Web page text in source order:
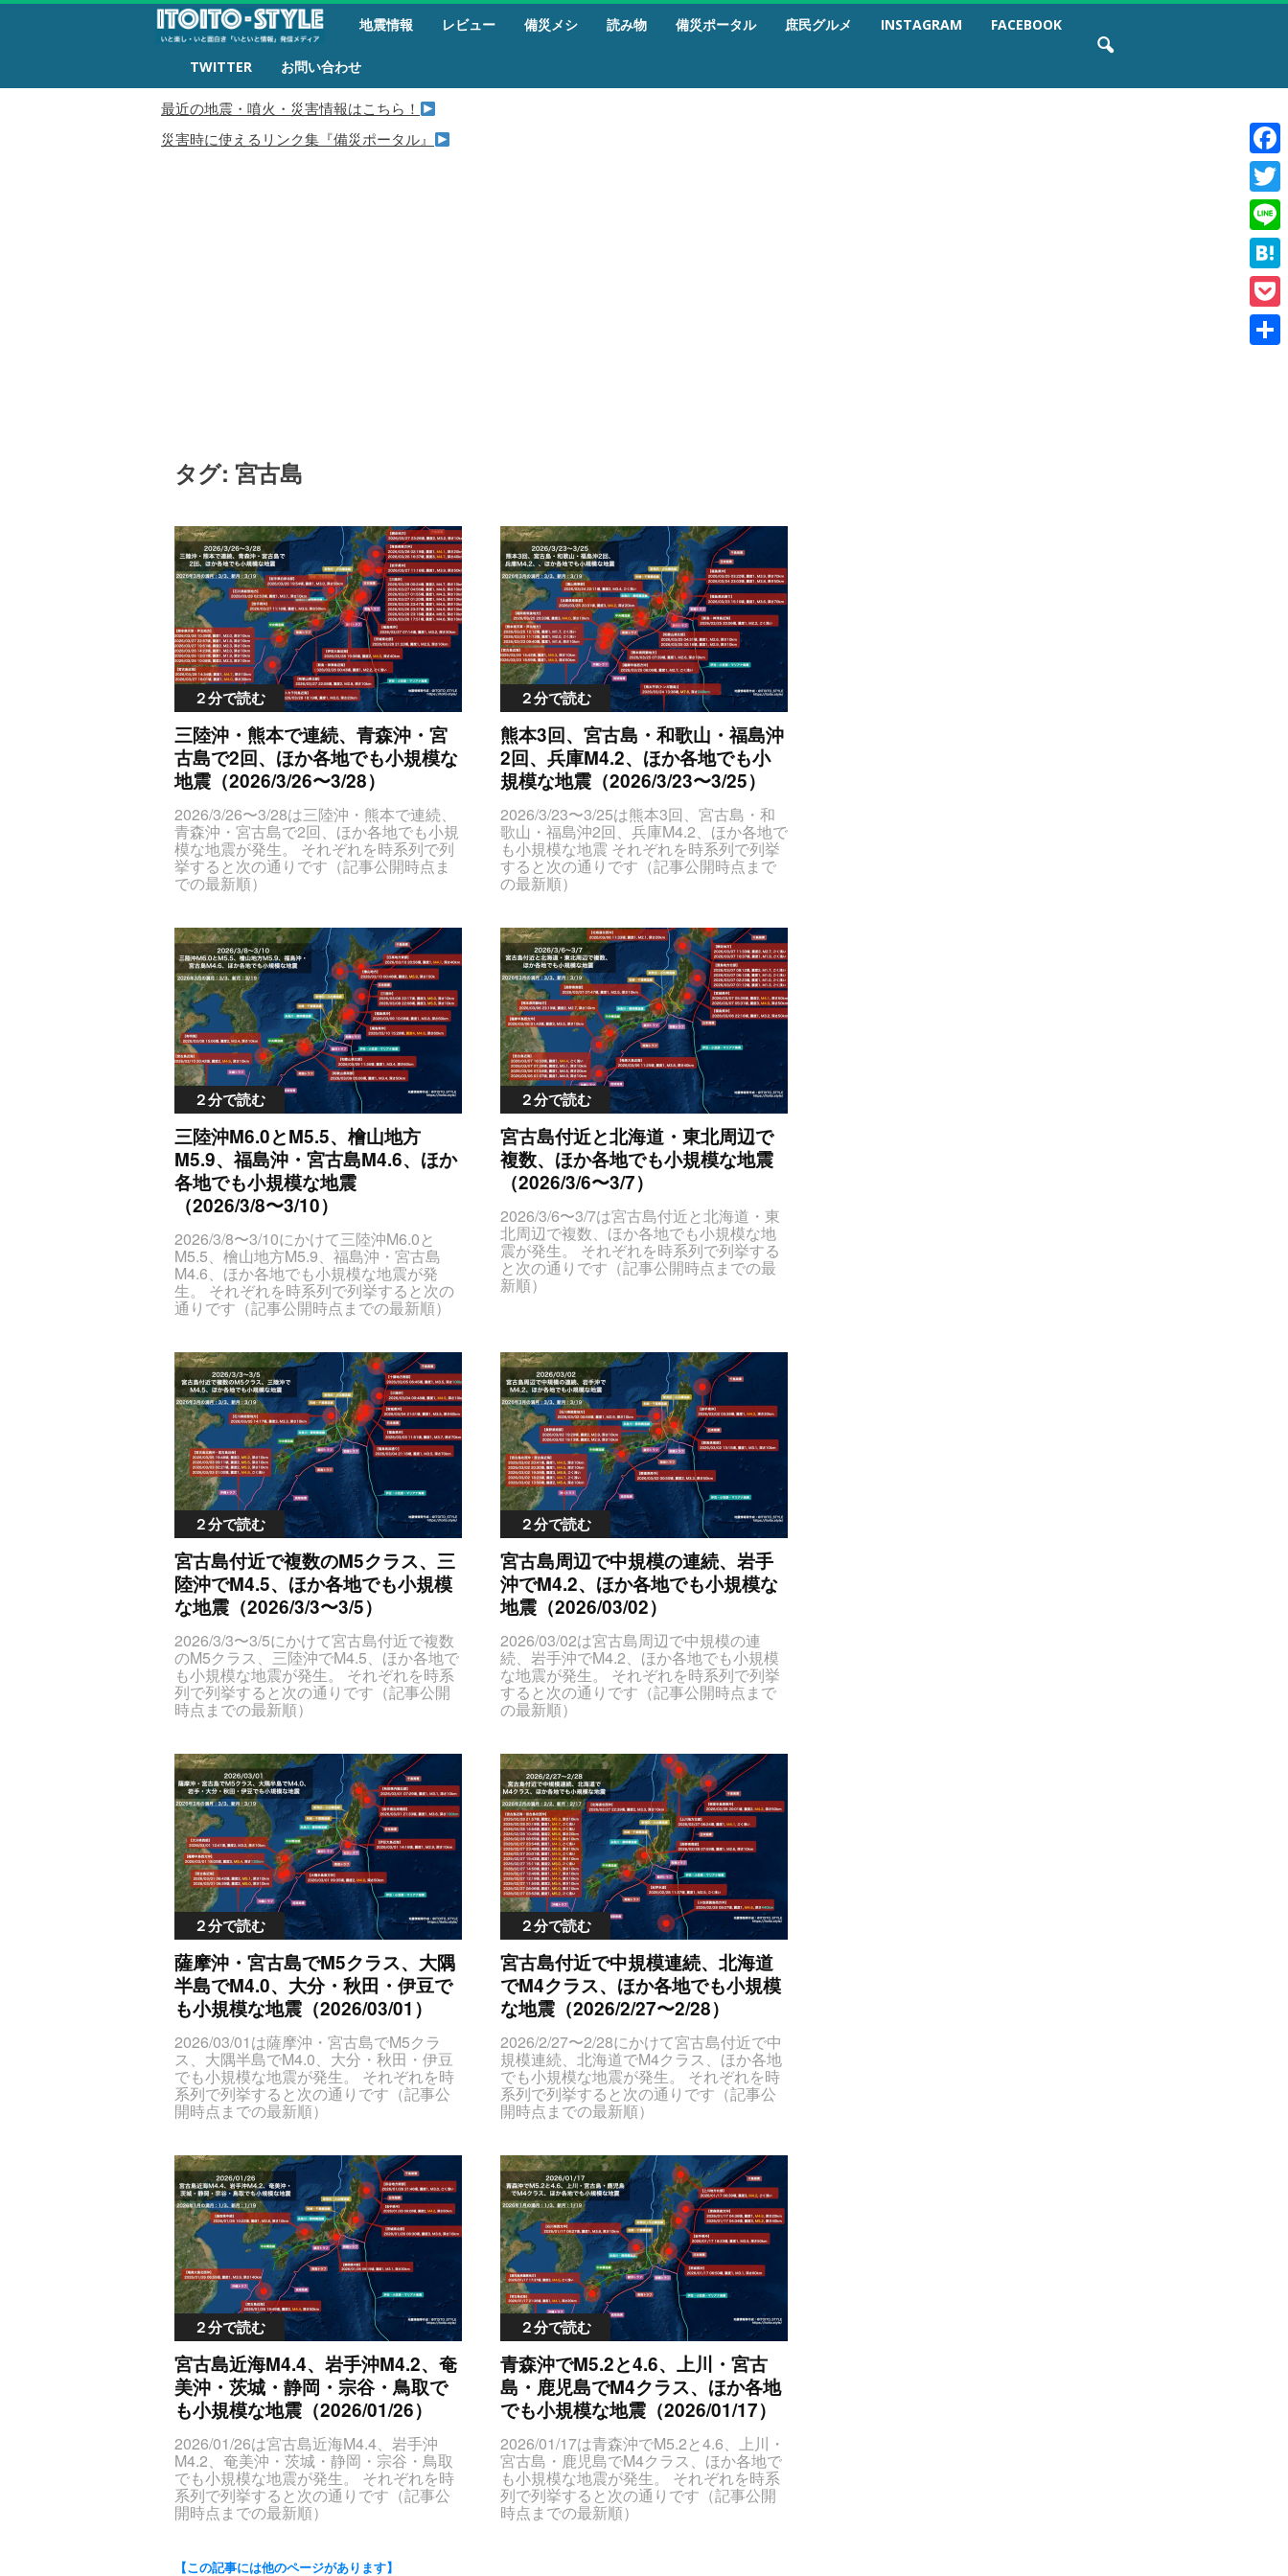
活
地震情報 レビュー 備災メシ 読み物 備災ポータル 庶民グルメ INSTAGRAM FACEBOOK
TWITTER お問い合わせ
最近の地震・噴火・災害情報はこちら！
災害時に使えるリンク集『備災ポータル』
タグ: 宮古島
２分で読む
三陸沖・熊本で連続、青森沖・宮
古島で2回、ほか各地でも小規模な
地震（2026/3/26〜3/28）
2026/3/26〜3/28は三陸沖・熊本で連続、青森沖・宮古島で2回、ほか各地でも小規模な地震が発生。 それぞれを時系列で列挙すると次の通りです（記事公開時点までの最新順）JTNDc3R5bGUlM0V0YWJsZS50YWJsZS1lcWRhdGFzJTIwdGglN0J0ZXh0LWFsaWduJTNBY2VudGVyJTNCJTdELmNlbnRlclBvaW50JTdCdGV4dC1hbGlnbiUzQWxlZnQlM0IlN0QlM0MlMkZzdHlsZSUzRSUzQ3RhYmxlJTIwY2xhc3MlM0QlMjJ0YWJsZSUyMHRhYmxlLWVxZGF0YXMlMjIlMjBzdHlsZSUzRCUyMnRleHQtYWxpZ24lM0FjZW50ZXIlM0IlMjIlM0UlM0N0aGVhZCUzRSUzQ3RyJTIwc3R5bGUlM0QlMjJiYWNrZ3JvdW5kLWNvbG9yJTNBJTIzZGRkJTNCJTIyJTNFJTNDdGglM0UlRTclOTklQkElRTclOTQlOUYlRTYlOTclQTUlRTYlOTklODIlM0MlMkZ0aCUzRSUzQ3RoJTNFJUU5JTlDJTg3JUU2JUJBJTkwJTNDJTJGdGglM0UlM0N0aCUzRSVFOSU5QyU4NyVFNSVCQSVBNiUzQyUyRnRoJTNFJTNDdGglM0UlRTglQTYlOEYlRTYlQTglQTElM0MlMkZ0aCUzRSUzQ3RoJTNFJUU2JUI3JUIxJUUzJTgxJTk1JTNDJTJGdGglM0UlM0N0aCUzRSVFNSU4QyU5NyVFNyVCNyVBRiUyQyUyMCVFNiU5RCVCMSVFNyVCNSU4QyUzQyUyRnRoJTNFJTNDJTJGdHIlM0UlM0MlMkZ0aGVhZCUzRSUzQ3Rib2R5JTNFJTBBJTNDdHIlM0UlM0N0ZCUyMGNsYXNzJTNEJTIyZGF0ZVRpbWVPY2N1cnJlbmNlJTIyJTNFMjAyNiUyRjAzJTJGMjglMjAyMSUzQTMzJUU5JUEwJTgzJTNDJTJGdGQlM0UlM0N0ZCUyMGNsYXNzJTNEJTIyY2VudGVyUG9pbnQlMjIlM0UlRTglOEMlQTglRTUlOUYlOEUlRTclOUMlOEMlRTUlOEMlOTclRTklODMlQTglM0MlMkZ0ZCUzRSUzQ3RkJTIwY2xhc3MlM0QlMjJtYXhTZWlzbWljSW50ZW5zaXR5JTIyJTNFMSUzQyUyRnRkJTNFJTNDdGQlMjBjbGFzcyUzRCUyMm1hZ25pdHVkZSUyMiUzRU0yLjUlM0MlMkZ0ZCUzRSUzQ3RkJTIwY2xhc3MlM0QlMjJkZXB0aCUyMiUzRSVFNyVCNCU4NDEwa20lM0MlMkZ0ZCUzRSUzQ3RkJTIwY2xhc3MlM0QlMjJsYXRMb25nJTIyJTNFMzYuNiUyQyUyMDE0MC42JTNDJTJGdGQlM0UlM0MlMkZ0ciUzRSUwQSUzQ3RyJTNFJTNDdGQlMjBjbGFzcyUzRCUyMmRhdGVUaW1lT2NjdXJyZW5jZSUyMiUzRTIwMjYlMkYwMyUyRjI4JTIwMTklM0EzNiVFOSVBMCU4MyUzQyUyRnRkJTNFJTNDdGQlMjBjbGFzcyUzRCUyMmNlbnRlclBvaW50JTIyJTNFJUU0JUJDJThBJUU4JUIxJTg2JUU1JUE0JUE3JUU1JUIzJUI2JUU4JUJGJTkxJUU2JUI1JUI3JTNDJTJGdGQlM0UlM0N0ZCUyMGNsYXNzJTNEJTIybWF4U2Vpc21pY0ludGVuc2l0eSUyMiUzRTIlM0MlMkZ0ZCUzRSUzQ3RkJTIwY2xhc3MlM0QlMjJtYWduaXR1ZGUlMjIlM0UlM0NzcGFuJTIwc3R5bGUlM0QlMjJjb2xvciUzQSUyM2ZmNzgwMCUzQiUyMiUzRU00LjAlM0MlMkZzcGFuJTNFJTNDJTJGdGQlM0UlM0N0ZCUyMGNsYXNzJTNEJTIyZGVwdGglMjIlM0UlRTclQjQlODQ0MGttJTNDJTJGdGQlM0UlM0N0ZCUyMGNsYXNzJTNEJTIybGF0TG9uZyUyMiUzRTM1LjAlMkMlMjAxMzkuNiUzQyUyRnRkJTNFJTNDJTJGdHIlM0UlMEElM0N0ciUzRSUzQ3RkJTIwY2xhc3MlM0QlMjJkYXRlVGltZU9jY3VycmVuY2UlMjIlM0UyMDI2JTJGMDMlMkYyOCUyMDE4JTNBMTklRTklQTAlODMlM0MlMkZ0ZCUzRSUzQ3RkJTIwY2xhc3MlM0QlMjJjZW50ZXJQb2ludCUyMiUzRSVFMyU4MyU4OCVFMyU4MiVBQiVFMyU4MyVBOSVFNSU4OCU5NyVFNSVCMyVCNiVFOCVCRiU5MSVFNiVCNSVCNyUzQyUyRnRkJTNFJTNDdGQlMjBjbGFzcyUzRCUyMm1heFNlaXNtaWNJbnRlbnNpdHklMjIlM0UxJTNDJTJGdGQlM0UlM0N0ZCUyMGNsYXNzJTNEJTIybWFnbml0dWRlJTIyJTNFTTMuMCUzQyUyRnRkJTNFJTNDdGQlMjBjbGFzcyUzRCUyMmRlcHRoJTIyJTNFJUU3JUI0JTg0MjBrbSUzQyUyRnRkJTNFJTNDdGQlMjBjbGFzcyUzRCUyMmxhdExvbmclMjIlM0UyOS4zJTJDJTIwMTI5LjUlM0MlMkZ0ZCUzRSUzQyUyRnRyJTNFJTBBJTNDdHIlM0UlM0N0ZCUyMGNsYXNzJTNEJTIyZGF0ZVRpbWVPY2N1cnJlbmNlJTIyJTNFMjAyNiUyRjAzJTJGMjglMjAxNCUzQTM0JUU5JUEwJTgzJTNDJTJGdGQlM0UlM0N0ZCUyMGNsYXNzJTNEJTIyY2VudGVyUG9pbnQlMjIlM0UlRTUlQUUlQUUlRTUlOEYlQTQlRTUlQjMlQjYlRTglQkYlOTElRTYlQjUlQjclM0MlMkZ0ZCUzRSUzQ3RkJTIwY2xhc3MlM0QlMjJtYXhTZWlzbWljSW50ZW5zaXR5JTIyJTNFMSUzQyUyRnRkJTNFJTNDdGQlMjBjbGFzcyUzRCUyMm1hZ25pdHVkZSUyMiUzRSUzQ3NwYW4lMjBzdHlsZSUzRCUyMmNvbG9yJTNBJTIzZmY3ODAwJTNCJTIyJTNFTTQuNyUzQyUyRnNwYW4lM0UlM0MlMkZ0ZCUzRSUzQ3RkJTIwY2xhc3MlM0QlMjJkZXB0aCUyMiUzRSVFNyVCNCU4NDEwa20lM0MlMkZ0ZCUzRSUzQ3RkJTIwY2xhc3MlM0QlMjJsYXRMb25nJTIyJTNFMjUuMyUyQyUyMDEyNS4yJTNDJTJGdGQlM0UlM0MlMkZ0ciUzRSUwQSUzQ3RyJTNFJTNDdGQlMjBjbGFzcyUzRCUyMmRhdGVUaW1lT2NjdXJyZW5jZSUyMiUzRTIwMjYlMkYwMyUyRjI4JTIwMTAlM0EzNSVFOSVBMCU4MyUzQyUyRnRkJTNFJTNDdGQlMjBjbGFzcyUzRCUyMmNlbnRlclBvaW50JTIyJTNFJUU3JTg2JThBJUU2JTlDJUFDJUU3JTlDJThDJUU1JUE0JUE5JUU4JThEJTg5JUUzJTgzJUJCJUU4JThBJUE2JUU1JThDJTk3JUU1JTlDJUIwJUU2JTk2JUI5JTNDJTJGdGQlM0UlM0N0ZCUyMGNsYXNzJTNEJTIybWF4U2Vpc21pY0ludGVuc2l0eSUyMiUzRTElM0MlMkZ0ZCUzRSUzQ3RkJTIwY2xhc3MlM0QlMjJtYWduaXR1ZGUlMjIlM0VNMi4wJTNDJTJGdGQlM0UlM0N0ZCUyMGNsYXNzJTNEJTIyZGVwdGglMjIlM0UlRTclQjQlODQxMGttJTNDJTJGdGQlM0UlM0N0ZCUyMGNsYXNzJTNEJTIybGF0TG9uZyUyMiUzRTMyLjIlMkMlMjAxMzAuNCUzQyUyRnRkJTNFJTNDJTJGdHIlM0UlMEElM0N0ciUzRSUzQ3RkJTIwY2xhc3MlM0QlMjJkYXRlVGltZU9jY3VycmVuY2UlMjIlM0UyMDI2JTJGMDMlMkYyOCUyMDAyJTNBNTMlRTklQTAlODMlM0MlMkZ0ZCUzRSUzQ3RkJTIwY2xhc3MlM0QlMjJjZW50ZXJQb2ludCUyMiUzRSVFNyU5RiVCMyVFNSVCNyU5RCVFNyU5QyU4QyVFOCU4MyVCRCVFNyU5OSVCQiVFNSU5QyVCMCVFNiU5NiVCOSUzQyUyRnRkJTNFJTNDdGQlMjBjbGFzcyUzRCUyMm1heFNlaXNtaWNJbnRlbnNpdHklMjIlM0UxJTNDJTJGdGQlM0UlM0N0ZCUyMGNsYXNzJTNEJTIybWFnbml0dWRlJTIyJTNFTTMuMSUzQyUyRnRkJTNFJTNDdGQlMjBjbGFzcyUzRCUyMmRlcHRoJTIyJTNFJUU3JUI0JTg0MTBrbSUzQyUyRnRkJTNFJTNDdGQlMjBjbGFzcyUzRCUyMmxhdExvbmclMjIlM0UzNy41JTJDJTIwMTM3LjIlM0MlMkZ0ZCUzRSUzQyUyRnRyJTNFJTBBJTNDdHIlM0UlM0N0ZCUyMGNsYXNzJTNEJTIyZGF0ZVRpbWVPY2N1cnJlbmNlJTIyJTNFMjAyNiUyRjAzJTJGMjglMjAwMiUzQTE5JUU5JUEwJTgzJTNDJTJGdGQlM0UlM0N0ZCUyMGNsYXNzJTNEJTIyY2VudGVyUG9pbnQlMjIlM0UlRTklOUQlOTIlRTYlQTMlQUUlRTclOUMlOEMlRTYlOUQlQjElRTYlOTYlQjklRTYlQjIlOTYlM0MlMkZ0ZCUzRSUzQ3RkJTIwY2xhc3MlM0QlMjJtYXhTZWlzbWljSW50ZW5zaXR5JTIyJTNFMSUzQyUyRnRkJTNFJTNDdGQlMjBjbGFzcyUzRCUyMm1hZ25pdHVkZSUyMiUzRSUzQ3NwYW4lMjBzdHlsZSUzRCUyMmNvbG9yJTNBJTIzZmY3ODAwJTNCJTIyJTNFTTQuMSUzQyUyRnNwYW4lM0UlM0MlMkZ0ZCUzRSUzQ3RkJTIwY2xhc3MlM0QlMjJkZXB0aCUyMiUzRSVFNyVCNCU4NDIwa20lM0MlMkZ0ZCUzRSUzQ3RkJTIwY2xhc3MlM0QlMjJsYXRMb25nJTIyJTNFNDEuMCUyQyUyMDE0Mi44JTNDJTJGdGQlM0UlM0MlMkZ0ciUzRSUwQSUzQ3RyJTNFJTNDdGQlMjBjbGFzcyUzRCUyMmRhdGVUaW1lT2NjdXJyZW5jZSUyMiUzRTIwMjYlMkYwMyUyRjI4JTIwMDAlM0E0MCVFOSVBMCU4MyUzQyUyRnRkJTNFJTNDdGQlMjBjbGFzcyUzRCUyMmNlbnRlclBvaW50JTIyJTNFJUU3JUE2JThGJUU1JUIzJUI2JUU3JTlDJThDJUU0JUJDJTlBJUU2JUI0JUE1JTNDJTJGdGQlM0UlM0N0ZCUyMGNsYXNzJTNEJTIybWF4U2Vpc21pY0ludGVuc2l0eSUyMiUzRTElM0MlMkZ0ZCUzRSUzQ3RkJTIwY2xhc3MlM0QlMjJtYWduaXR1ZGUlMjIlM0VNMi4yJTNDJTJGdGQlM0UlM0N0ZCUyMGNsYXNzJTNEJTIyZGVwdGglMjIlM0UlRTMlODElOTQlRTMlODElOEYlRTYlQjUlODUlRTMlODElODQlM0MlMkZ0ZCUzRSUzQ3RkJTIwY2xhc3MlM0QlMjJsYXRMb25nJTIyJTNFMzcuMSUyQyUyMDEzOS4zJTNDJTJGdGQlM0UlM0MlMkZ0ciUzRSUwQSUzQ3RyJTNFJTNDdGQlMjBjbGFzcyUzRCUyMmRhdGVUaW1lT2NjdXJyZW5jZSUyMiUzRTIwMjYlMkYwMyUyRjI4JTIwMDAlM0EyNCVFOSVBMCU4MyUzQyUyRnRkJTNFJTNDdGQlMjBjbGFzcyUzRCUyMmNlbnRlclBvaW50JTIyJTNFJUU0JUI4JTg5JUU5JTk5JUI4JUU2JUIyJTk2JTNDJTJGdGQlM0UlM0N0ZCUyMGNsYXNzJTNEJTIybWF4U2Vpc21pY0ludGVuc2l0eSUyMiUzRTIlM0MlMkZ0ZCUzRSUzQ3RkJTIwY2xhc3MlM0QlMjJtYWduaXR1ZGUlMjIlM0UlM0NzcGFuJTIwc3R5bGUlM0QlMjJjb2xvciUzQSUyM2ZmNzgwMCUzQiUyMiUzRU00LjclM0MlMkZzcGFuJTNFJTNDJTJGdGQlM0UlM0N0ZCUyMGNsYXNzJTNEJTIyZGVwdGglMjIlM0UlRTclQjQlODQxMGttJTNDJTJGdGQlM0UlM0N0ZCUyMGNsYXNzJTNEJTIybGF0TG9uZyUyMiUzRTM5LjQlMkMlMjAxNDMuMiUzQyUyRnRkJTNFJTNDJTJGdHIlM0UlMEElM0N0ciUzRSUzQ3RkJTIwY2xhc3MlM0QlMjJkYXRlVGltZU9jY3VycmVuY2UlMjIlM0UyMDI2JTJGMDMlMkYyNyUyMDIzJTNBMjYlRTklQTAlODMlM0MlMkZ0ZCUzRSUzQ3RkJTIwY2xhc3MlM0QlMjJjZW50ZXJQb2ludCUyMiUzRSVFNyVCNiVCMiVFOCVCNSVCMCVFNSU5QyVCMCVFNiU5NiVCOSUzQyUyRnRkJTNFJTNDdGQlMjBjbGFzcyUzRCUyMm1heFNlaXNtaWNJbnRlbnNpdHklMjIlM0UyJTNDJTJGdGQlM0UlM0N0ZCUyMGNsYXNzJTNEJTIybWFnbml0dWRlJTIyJTNFTTMuMiUzQyUyRnRkJTNFJTNDdGQlMjBjbGFzcyUzRCUyMmRlcHRoJTIyJTNFJUU3JUI0JTg0MTBrbSUzQyUyRnRkJTNFJTNDdGQlMjBjbGFzcyUzRCUyMmxhdExvbmclMjIlM0U0NC4wJTJDJTIwMTQ1LjAlM0MlMkZ0ZCUzRSUzQyUyRnRyJTNFJTBBJTNDdHIlM0UlM0N0ZCUyMGNsYXNzJTNEJTIyZGF0ZVRpbWVPY2N1cnJlbmNlJTIyJTNFMjAyNiUyRjAzJTJGMjclMjAyMiUzQTU3JUU5JUEwJTgzJTNDJTJGdGQlM0UlM0N0ZCUyMGNsYXNzJTNEJTIyY2VudGVyUG9pbnQlMjIlM0UlRTclODYlOEElRTYlOUMlQUMlRTclOUMlOEMlRTUlQTQlQTklRTglOEQlODklRTMlODMlQkIlRTglOEElQTYlRTUlOEMlOTclRTUlOUMlQjAlRTYlOTYlQjklM0MlMkZ0ZCUzRSUzQ3RkJTIwY2xhc3MlM0QlMjJtYXhTZWlzbWljSW50ZW5zaXR5JTIyJTNFMSUzQyUyRnRkJTNFJTNDdGQlMjBjbGFzcyUzRCUyMm1hZ25pdHVkZSUyMiUzRU0xLjglM0MlMkZ0ZCUzRSUzQ3RkJTIwY2xhc3MlM0QlMjJkZXB0aCUyMiUzRSVFNyVCNCU4NDEwa20lM0MlMkZ0ZCUzRSUzQ3RkJTIwY2xhc3MlM0QlMjJsYXRMb25nJTIyJTNFMzIuMiUyQyUyMDEzMC40JTNDJTJGdGQlM0UlM0MlMkZ0ciUzRSUwQSUzQ3RyJTNFJTNDdGQlMjBjbGFzcyUzRCUyMmRhdGVUaW1lT2NjdXJyZW5jZSUyMiUzRTIwMjYlMkYwMyUyRjI3JTIwMjIlM0EwOCVFOSVBMCU4MyUzQyUyRnRkJTNFJTNDdGQlMjBjbGFzcyUzRCUyMmNlbnRlclBvaW50JTIyJTNFJUU1JTkyJThDJUU2JUFEJThDJUU1JUIxJUIxJUU3JTlDJThDJUU1JThDJTk3JUU5JTgzJUE4JTNDJTJGdGQlM0UlM0N0ZCUyMGNsYXNzJTNEJTIybWF4U2Vpc21pY0ludGVuc2l0eSUyMiUzRTIlM0MlMkZ0ZCUzRSUzQ3RkJTIwY2xhc3MlM0QlMjJtYWduaXR1ZGUlMjIlM0VNMi44JTNDJTJGdGQlM0UlM0N0ZCUyMGNsYXNzJTNEJTIyZGVwdGglMjIlM0UlRTclQjQlODQxMGttJTNDJTJGdGQlM0UlM0N0ZCUyMGNsYXNzJTNEJTIybGF0TG9uZyUyMiUzRTM0LjElMkMlMjAxMzUuMyUzQyUyRnRkJTNFJTNDJTJGdHIlM0UlMEElM0N0ciUzRSUzQ3RkJTIwY2xhc3MlM0QlMjJkYXRlVGltZU9jY3VycmVuY2UlMjIlM0UyMDI2JTJGMDMlMkYyNyUyMDE5JTNBNTElRTklQTAlODMlM0MlMkZ0ZCUzRSUzQ3RkJTIwY2xhc3MlM0QlMjJjZW50ZXJQb2ludCUyMiUzRSVFNyU4NiU4QSVFNiU5QyVBQyVFNyU5QyU4QyVFNSVBNCVBOSVFOCU4RCU4OSVFMyU4MyVCQiVFOCU4QSVBNiVFNSU4QyU5NyVFNSU5QyVCMCVFNiU5NiVCOSUzQyUyRnRkJTNFJTNDdGQlMjBjbGFzcyUzRCUyMm1heFNlaXNtaWNJbnRlbnNpdHklMjIlM0UyJTNDJTJGdGQlM0UlM0N0ZCUyMGNsYXNzJTNEJTIybWFnbml0dWRlJTIyJTNFTTIuMyUzQyUyRnRkJTNFJTNDdGQlMjBjbGFzcyUzRCUyMmRlcHRoJTIyJTNFJUU3JUI0JTg0MTBrbSUzQyUyRnRkJTNFJTNDdGQlMjBjbGFzcyUzRCUyMmxhdExvbmclMjIlM0UzMi4zJTJDJTIwMTMwLjQlM0MlMkZ0ZCUzRSUzQyUyRnRyJTNFJTBBJTNDdHIlM0UlM0N0ZCUyMGNsYXNzJTNEJTIyZGF0ZVRpbWVPY2N1cnJlbmNlJTIyJTNFMjAyNiUyRjAzJTJGMjclMjAxNiUzQTAxJUU5JUEwJTgzJTNDJTJGdGQlM0UlM0N0ZCUyMGNsYXNzJTNEJTIyY2VudGVyUG9pbnQlMjIlM0UlRTUlQUUlQUUlRTUlOEYlQTQlRTUlQjMlQjYlRTglQkYlOTElRTYlQjUlQjclM0MlMkZ0ZCUzRSUzQ3RkJTIwY2xhc3MlM0QlMjJtYXhTZWlzbWljSW50ZW5zaXR5JTIyJTNFMSUzQyUyRnRkJTNFJTNDdGQlMjBjbGFzcyUzRCUyMm1hZ25pdHVkZSUyMiUzRSUzQ3NwYW4lMjBzdHlsZSUzRCUyMmNvbG9yJTNBJTIzZmY3ODAwJTNCJTIyJTNFTTQuMCUzQyUyRnNwYW4lM0UlM0MlMkZ0ZCUzRSUzQ3RkJTIwY2xhc3MlM0QlMjJkZXB0aCUyMiUzRSVFNyVCNCU4NDMwa20lM0MlMkZ0ZCUzRSUzQ3RkJTIwY2xhc3MlM0QlMjJsYXRMb25nJTIyJTNFMjQuMyUyQyUyMDEyNS4yJTNDJTJGdGQlM0UlM0MlMkZ0ciUzRSUwQSUzQ3RyJTNFJTNDdGQlMjBjbGFzcyUzRCUyMmRhdGVUaW1lT2NjdXJyZW5jZSUyMiUzRTIwMjYlMkYwMyUyRjI3JTIwMTElM0ExNiVFOSVBMCU4MyUzQyUyRnRkJTNFJTNDdGQlMjBjbGFzcyUzRCUyMmNlbnRlclBvaW50JTIyJTNFJUU1JUIyJUE5JUU2JTg5JThCJUU3JTlDJThDJUU2JUIyJTk2JTNDJTJGdGQlM0UlM0N0ZCUyMGNsYXNzJTNEJTIybWF4U2Vpc21pY0ludGVuc2l0eSUyMiUzRTElM0MlMkZ0ZCUzRSUzQ3RkJTIwY2xhc3MlM0QlMjJtYWduaXR1ZGUlMjIlM0VNMy45JTNDJTJGdGQlM0UlM0N0ZCUyMGNsYXNzJTNEJTIyZGVwdGglMjIlM0UlRTclQjQlODQ1MGttJTNDJTJGdGQlM0UlM0N0ZCUyMGNsYXNzJTNEJTIybGF0TG9uZyUyMiUzRTM5LjMlMkMlMjAxNDIuMSUzQyUyRnRkJTNFJTNDJTJGdHIlM0UlMEElM0N0ciUzRSUzQ3RkJTIwY2xhc3MlM0QlMjJkYXRlVGltZU9jY3VycmVuY2UlMjIlM0UyMDI2JTJGMDMlMkYyNyUyMDA3JTNBMTQlRTklQTAlODMlM0MlMkZ0ZCUzRSUz
２分で読む
熊本3回、宮古島・和歌山・福島沖
2回、兵庫M4.2、ほか各地でも小
規模な地震（2026/3/23〜3/25）
2026/3/23〜3/25は熊本3回、宮古島・和歌山・福島沖2回、兵庫M4.2、ほか各地でも小規模な地震 それぞれを時系列で列挙すると次の通りです（記事公開時点までの最新順）JTNDc3R5bGUlM0V0YWJsZS50YWJsZS1lcWRhdGFzJTIwdGglN0J0ZXh0LWFsaWduJTNBY2VudGVyJTNCJTdELmNlbnRlclBvaW50JTdCdGV4dC1hbGlnbiUzQWxlZnQlM0IlN0QlM0MlMkZzdHlsZSUzRSUzQ3RhYmxlJTIwY2xhc3MlM0QlMjJ0YWJsZSUyMHRhYmxlLWVxZGF0YXMlMjIlMjBzdHlsZSUzRCUyMnRleHQtYWxpZ24lM0FjZW50ZXIlM0IlMjIlM0UlM0N0aGVhZCUzRSUzQ3RyJTIwc3R5bGUlM0QlMjJiYWNrZ3JvdW5kLWNvbG9yJTNBJTIzZGRkJTNCJTIyJTNFJTNDdGglM0UlRTclOTklQkElRTclOTQlOUYlRTYlOTclQTUlRTYlOTklODIlM0MlMkZ0aCUzRSUzQ3RoJTNFJUU5JTlDJTg3JUU2JUJBJTkwJTNDJTJGdGglM0UlM0N0aCUzRSVFOSU5QyU4NyVFNSVCQSVBNiUzQyUyRnRoJTNFJTNDdGglM0UlRTglQTYlOEYlRTYlQTglQTElM0MlMkZ0aCUzRSUzQ3RoJTNFJUU2JUI3JUIxJUUzJTgxJTk1JTNDJTJGdGglM0UlM0N0aCUzRSVFNSU4QyU5NyVFNyVCNyVBRiUyQyUyMCVFNiU5RCVCMSVFNyVCNSU4QyUzQyUyRnRoJTNFJTNDJTJGdHIlM0UlM0MlMkZ0aGVhZCUzRSUzQ3Rib2R5JTNFJTBBJTNDdHIlM0UlM0N0ZCUyMGNsYXNzJTNEJTIyZGF0ZVRpbWVPY2N1cnJlbmNlJTIyJTNFMjAyNiUyRjAzJTJGMjUlMjAyMCUzQTMzJUU5JUEwJTgzJTNDJTJGdGQlM0UlM0N0ZCUyMGNsYXNzJTNEJTIyY2VudGVyUG9pbnQlMjIlM0UlRTclQTYlOEYlRTUlQjIlQTElRTclOUMlOEMlRTclQUQlOTElRTUlQkUlOEMlRTUlOUMlQjAlRTYlOTYlQjklM0MlMkZ0ZCUzRSUzQ3RkJTIwY2xhc3MlM0QlMjJtYXhTZWlzbWljSW50ZW5zaXR5JTIyJTNFMyUzQyUyRnRkJTNFJTNDdGQlMjBjbGFzcyUzRCUyMm1hZ25pdHVkZSUyMiUzRSUzQ3NwYW4lMjBzdHlsZSUzRCUyMmNvbG9yJTNBJTIzZmY3ODAwJTNCJTIyJTNFTTQuMCUzQyUyRnNwYW4lM0UlM0MlMkZ0ZCUzRSUzQ3RkJTIwY2xhc3MlM0QlMjJkZXB0aCUyMiUzRSVFNyVCNCU4NDEwa20lM0MlMkZ0ZCUzRSUzQ3RkJTIwY2xhc3MlM0QlMjJsYXRMb25nJTIyJTNFMzMuMSUyQyUyMDEzMC41JTNDJTJGdGQlM0UlM0MlMkZ0ciUzRSUwQSUzQ3RyJTNFJTNDdGQlMjBjbGFzcyUzRCUyMmRhdGVUaW1lT2NjdXJyZW5jZSUyMiUzRTIwMjYlMkYwMyUyRjI1JTIwMjAlM0EzMSVFOSVBMCU4MyUzQyUyRnRkJTNFJTNDdGQlMjBjbGFzcyUzRCUyMmNlbnRlclBvaW50JTIyJTNFJUU1JTg1JUI1JUU1JUJBJUFCJUU3JTlDJThDJUU1JThEJTk3JUU2JTlEJUIxJUU5JTgzJUE4JTNDJTJGdGQlM0UlM0N0ZCUyMGNsYXNzJTNEJTIybWF4U2Vpc21pY0ludGVuc2l0eSUyMiUzRTMlM0MlMkZ0ZCUzRSUzQ3RkJTIwY2xhc3MlM0QlMjJtYWduaXR1ZGUlMjIlM0UlM0NzcGFuJTIwc3R5bGUlM0QlMjJjb2xvciUzQSUyM2ZmNzgwMCUzQiUyMiUzRU00LjIlM0MlMkZzcGFuJTNFJTNDJTJGdGQlM0UlM0N0ZCUyMGNsYXNzJTNEJTIyZGVwdGglMjIlM0UlRTclQjQlODQyMGttJTNDJTJGdGQlM0UlM0N0ZCUyMGNsYXNzJTNEJTIybGF0TG9uZyUyMiUzRTM0LjklMkMlMjAxMzUuMCUzQyUyRnRkJTNFJTNDJTJGdHIlM0UlMEElM0N0ciUzRSUzQ3RkJTIwY2xhc3MlM0QlMjJkYXRlVGltZU9jY3VycmVuY2UlMjIlM0UyMDI2JTJGMDMlMkYyNSUyMDIwJTNBMDYlRTklQTAlODMlM0MlMkZ0ZCUzRSUzQ3RkJTIwY2xhc3MlM0QlMjJjZW50ZXJQb2ludCUyMiUzRSVFNiU5NiVCMCVFNSVCMyVCNiVFMyU4MyVCQiVFNyVBNSU5RSVFNiVCNCVBNSVFNSVCMyVCNiVFOCVCRiU5MSVFNiVCNSVCNyUzQyUyRnRkJTNFJTNDdGQlMjBjbGFzcyUzRCUyMm1heFNlaXNtaWNJbnRlbnNpdHklMjIlM0UxJTNDJTJGdGQlM0UlM0N0ZCUyMGNsYXNzJTNEJTIybWFnbml0dWRlJTIyJTNFTTIuMiUzQyUyRnRkJTNFJTNDdGQlMjBjbGFzcyUzRCUyMmRlcHRoJTIyJTNFJUUzJTgxJTk0JUUzJTgxJThGJUU2JUI1JTg1JUUzJTgxJTg0JTNDJTJGdGQlM0UlM0N0ZCUyMGNsYXNzJTNEJTIybGF0TG9uZyUyMiUzRTM0LjQlMkMlMjAxMzkuMyUzQyUyRnRkJTNFJTNDJTJGdHIlM0UlMEElM0N0ciUzRSUzQ3RkJTIwY2xhc3MlM0QlMjJkYXRlVGltZU9jY3VycmVuY2UlMjIlM0UyMDI2JTJGMDMlMkYyNSUyMDE1JTNBNDIlRTklQTAlODMlM0MlMkZ0ZCUzRSUzQ3RkJTIwY2xhc3MlM0QlMjJjZW50ZXJQb2ludCUyMiUzRSVFNSVBRSVBRSVFNSU4RiVBNCVFNSVCMyVCNiVFOCVCRiU5MSVFNiVCNSVCNyUzQyUyRnRkJTNFJTNDdGQlMjBjbGFzcyUzRCUyMm1heFNlaXNtaWNJbnRlbnNpdHklMjIlM0UxJTNDJTJGdGQlM0UlM0N0ZCUyMGNsYXNzJTNEJTIybWFnbml0dWRlJTIyJTNFJTNDc3BhbiUyMHN0eWxlJTNEJTIyY29sb3IlM0ElMjNmZjc4MDAlM0IlMjIlM0VNNC4zJTNDJTJGc3BhbiUzRSUzQyUyRnRkJTNFJTNDdGQlMjBjbGFzcyUzRCUyMmRlcHRoJTIyJTNFJUU3JUI0JTg0MTBrbSUzQyUyRnRkJTNFJTNDdGQlMjBjbGFzcyUzRCUyMmxhdExvbmclMjIlM0UyNS4yJTJDJTIwMTI1LjIlM0MlMkZ0ZCUzRSUzQyUyRnRyJTNFJTBBJTNDdHIlM0UlM0N0ZCUyMGNsYXNzJTNEJTIyZGF0ZVRpbWVPY2N1cnJlbmNlJTIyJTNFMjAyNiUyRjAzJTJGMjUlMjAxMiUzQTEyJUU5JUEwJTgzJTNDJTJGdGQlM0UlM0N0ZCUyMGNsYXNzJTNEJTIyY2VudGVyUG9pbnQlMjIlM0UlRTclODYlOEElRTYlOUMlQUMlRTclOUMlOEMlRTUlQTQlQTklRTglOEQlODklRTMlODMlQkIlRTglOEElQTYlRTUlOEMlOTclRTUlOUMlQjAlRTYlOTYlQjklM0MlMkZ0ZCUzRSUzQ3RkJTIwY2xhc3MlM0QlMjJtYXhTZWlzbWljSW50ZW5zaXR5JTIyJTNFMSUzQyUyRnRkJTNFJTNDdGQlMjBjbGFzcyUzRCUyMm1hZ25pdHVkZSUyMiUzRU0xLjclM0MlMkZ0ZCUzRSUzQ3RkJTIwY2xhc3MlM0QlMjJkZXB0aCUyMiUzRSVFMyU4MSU5NCVFMyU4MSU4RiVFNiVCNSU4NSVFMyU4MSU4NCUzQyUyRnRkJTNFJTNDdGQlMjBjbGFzcyUzRCUyMmxhdExvbmclMjIlM0UzMi4zJTJDJTIwMTMwLjQlM0MlMkZ0ZCUzRSUzQyUyRnRyJTNFJTBBJTNDdHIlM0UlM0N0ZCUyMGNsYXNzJTNEJTIyZGF0ZVRpbWVPY2N1cnJlbmNlJTIyJTNFMjAyNiUyRjAzJTJGMjUlMjAwNyUzQTM5JUU5JUEwJTgzJTNDJTJGdGQlM0UlM0N0ZCUyMGNsYXNzJTNEJTIyY2VudGVyUG9pbnQlMjIlM0UlRTclODYlOEElRTYlOUMlQUMlRTclOUMlOEMlRTklOTglQkYlRTglOTglODclRTUlOUMlQjAlRTYlOTYlQjklM0MlMkZ0ZCUzRSUzQ3RkJTIwY2xhc3MlM0QlMjJtYXhTZWlzbWljSW50ZW5zaXR5JTIyJTNFMSUzQyUyRnRkJTNFJTNDdGQlMjBjbGFzcyUzRCUyMm1hZ25pdHVkZSUyMiUzRU0yLjYlM0MlMkZ0ZCUzRSUzQ3RkJTIwY2xhc3MlM0QlMjJkZXB0aCUyMiUzRSVFNyVCNCU4NDEwa20lM0MlMkZ0ZCUzRSUzQ3RkJTIwY2xhc3MlM0QlMjJsYXRMb25nJTIyJTNFMzMuMCUyQyUyMDEzMS4wJTNDJTJGdGQlM0UlM0MlMkZ0ciUzRSUwQSUzQ3RyJTNFJTNDdGQlMjBjbGFzcyUzRCUyMmRhdGVUaW1lT2NjdXJyZW5jZSUyMiUzRTIwMjYlMkYwMyUyRjI1JTIwMDYlM0EwNiVFOSVBMCU4MyUzQyUyRnRkJTNFJTNDdGQlMjBjbGFzcyUzRCUyMmNlbnRlclBvaW50JTIyJTNFJUU4JTk2JUE5JUU2JTkxJUE5JUU1JThEJThBJUU1JUIzJUI2JUU4JUE1JUJGJUU2JTk2JUI5JUU2JUIyJTk2JTNDJTJGdGQlM0UlM0N0ZCUyMGNsYXNzJTNEJTIybWF4U2Vpc21pY0ludGVuc2l0eSUyMiUzRTElM0MlMkZ0ZCUzRSUzQ3RkJTIwY2xhc3MlM0QlMjJtYWduaXR1ZGUlMjIlM0VNMi43JTNDJTJGdGQlM0UlM0N0ZCUyMGNsYXNzJTNEJTIyZGVwdGglMjIlM0UlRTMlODElOTQlRTMlODElOEYlRTYlQjUlODUlRTMlODElODQlM0MlMkZ0ZCUzRSUzQ3RkJTIwY2xhc3MlM0QlMjJsYXRMb25nJTIyJTNFMzEuNSUyQyUyMDEzMC4xJTNDJTJGdGQlM0UlM0MlMkZ0ciUzRSUwQSUzQ3RyJTNFJTNDdGQlMjBjbGFzcyUzRCUyMmRhdGVUaW1lT2NjdXJyZW5jZSUyMiUzRTIwMjYlMkYwMyUyRjI1JTIwMDQlM0EzMSVFOSVBMCU4MyUzQyUyRnRkJTNFJTNDdGQlMjBjbGFzcyUzRCUyMmNlbnRlclBvaW50JTIyJTNFJUU1JTkyJThDJUU2JUFEJThDJUU1JUIxJUIxJUU3JTlDJThDJUU1JThDJTk3JUU5JTgzJUE4JTNDJTJGdGQlM0UlM0N0ZCUyMGNsYXNzJTNEJTIybWF4U2Vpc21pY0ludGVuc2l0eSUyMiUzRTElM0MlMkZ0ZCUzRSUzQ3RkJTIwY2xhc3MlM0QlMjJtYWduaXR1ZGUlMjIlM0VNMi42JTNDJTJGdGQlM0UlM0N0ZCUyMGNsYXNzJTNEJTIyZGVwdGglMjIlM0UlRTclQjQlODQxMGttJTNDJTJGdGQlM0UlM0N0ZCUyMGNsYXNzJTNEJTIybGF0TG9uZyUyMiUzRTM0LjIlMkMlMjAxMzUuMiUzQyUyRnRkJTNFJTNDJTJGdHIlM0UlMEElM0N0ciUzRSUzQ3RkJTIwY2xhc3MlM0QlMjJkYXRlVGltZU9jY3VycmVuY2UlMjIlM0UyMDI2JTJGMDMlMkYyNSUyMDAzJTNBMjIlRTklQTAlODMlM0MlMkZ0ZCUzRSUzQ3RkJTIwY2xhc3MlM0QlMjJjZW50ZXJQb2ludCUyMiUzRSVFNyVBNiU4RiVFNSVCMyVCNiVFNyU5QyU4QyVFNiVCMiU5NiUzQyUyRnRkJTNFJTNDdGQlMjBjbGFzcyUzRCUyMm1heFNlaXNtaWNJbnRlbnNpdHklMjIlM0UxJTNDJTJGdGQlM0UlM0N0ZCUyMGNsYXNzJTNEJTIybWFnbml0dWRlJTIyJTNFTTMuOSUzQyUyRnRkJTNFJTNDdGQlMjBjbGFzcyUzRCUyMmRlcHRoJTIyJTNFJTNDc3BhbiUyMHN0eWxlJTNEJTIyY29sb3IlM0ElMjMwMGYlM0IlMjIlM0UlRTclQjQlODQ3MGttJTNDJTJGc3BhbiUzRSUzQyUyRnRkJTNFJTNDdGQlMjBjbGFzcyUzRCUyMmxhdExvbmclMjIlM0UzNy4wJTJDJTIwMTQxLjYlM0MlMkZ0ZCUzRSUzQyUyRnRyJTNFJTBBJTNDdHIlM0UlM0N0ZCUyMGNsYXNzJTNEJTIyZGF0ZVRpbWVPY2N1cnJlbmNlJTIyJTNFMjAyNiUyRjAzJTJGMjUlMjAwMiUzQTE2JUU5JUEwJTgzJTNDJTJGdGQlM0UlM0N0ZCUyMGNsYXNzJTNEJTIyY2VudGVyUG9pbnQlMjIlM0UlRTUlOTIlOEMlRTYlQUQlOEMlRTUlQjElQjElRTclOUMlOEMlRTUlOEMlOTclRTklODMlQTglM0MlMkZ0ZCUzRSUzQ3RkJTIwY2xhc3MlM0QlMjJtYXhTZWlzbWljSW50ZW5zaXR5JTIyJTNFMSUzQyUyRnRkJTNFJTNDdGQlMjBjbGFzcyUzRCUyMm1hZ25pdHVkZSUyMiUzRU0yLjklM0MlMkZ0ZCUzRSUzQ3RkJTIwY2xhc3MlM0QlMjJkZXB0aCUyMiUzRSVFNyVCNCU4NDEwa20lM0MlMkZ0ZCUzRSUzQ3RkJTIwY2xhc3MlM0QlMjJsYXRMb25nJTIyJTNFMzMuOSUyQyUyMDEzNS4yJTNDJTJGdGQlM0UlM0MlMkZ0ciUzRSUwQSUzQ3RyJTNFJTNDdGQlMjBjbGFzcyUzRCUyMmRhdGVUaW1lT2NjdXJyZW5jZSUyMiUzRTIwMjYlMkYwMyUyRjI0JTIwMjMlM0EwMyVFOSVBMCU4MyUzQyUyRnRkJTNFJTNDdGQlMjBjbGFzcyUzRCUyMmNlbnRlclBvaW50JTIyJTNFJUU3JUE2JThGJUU1JUIzJUI2JUU3JTlDJThDJUU2JUIyJTk2JTNDJTJGdGQlM0UlM0N0ZCUyMGNsYXNzJTNEJTIybWF4U2Vpc21pY0ludGVuc2l0eSUyMiUzRTElM0MlMkZ0ZCUzRSUzQ3RkJTIwY2xhc3MlM0QlMjJtYWduaXR1ZGUlMjIlM0VNMy44JTNDJTJGdGQlM0UlM0N0ZCUyMGNsYXNzJTNEJTIyZGVwdGglMjIlM0UlRTclQjQlODQ1MGttJTNDJTJGdGQlM0UlM0N0ZCUyMGNsYXNzJTNEJTIybGF0TG9uZyUyMiUzRTM3LjIlMkMlMjAxNDEuNCUzQyUyRnRkJTNFJTNDJTJGdHIlM0UlMEElM0N0ciUzRSUzQ3RkJTIwY2xhc3MlM0QlMjJkYXRlVGltZU9jY3VycmVuY2UlMjIlM0UyMDI2JTJGMDMlMkYyNCUyMDIyJTNBMTElRTklQTAlODMlM0MlMkZ0ZCUzRSUzQ3RkJTIwY2xhc3MlM0QlMjJjZW50ZXJQb2ludCUyMiUzRSVFNSVBRiU4QyVFNSVCMSVCMSVFNyU5QyU4QyVFNiU5RCVCMSVFOSU4MyVBOCUzQyUyRnRkJTNFJTNDdGQlMjBjbGFzcyUzRCUyMm1heFNlaXNtaWNJbnRlbnNpdHklMjIlM0UyJTNDJTJGdGQlM0UlM0N0ZCUyMGNsYXNzJTNEJTIybWFnbml0dWRlJTIyJTNFTTMuNCUzQyUyRnRkJTNFJTNDdGQlMjBjbGFzcyUzRCUyMmRlcHRoJTIyJTNFJUUzJTgxJTk0JUUzJTgxJThGJUU2JUI1JTg1JUUzJTgxJTg0JTNDJTJGdGQlM0UlM0N0ZCUyMGNsYXNzJTNEJTIybGF0TG9uZyUyMiUzRTM2LjQlMkMlMjAxMzcuNiUzQyUyRnRkJTNFJTNDJTJGdHIlM0UlMEElM0N0ciUzRSUzQ3RkJTIwY2xhc3MlM0QlMjJkYXRlVGltZU9jY3VycmVuY2UlMjIlM0UyMDI2JTJGMDMlMkYyNCUyMDEzJTNBMzglRTklQTAlODMlM0MlMkZ0ZCUzRSUzQ3RkJTIwY2xhc3MlM0QlMjJjZW50ZXJQb2ludCUyMiUzRSVFNSU4RCU5NyVFNSVBNCVBQSVFNSVCOSVCMyVFNiVCNCU4QiUyOCVFMyU4MyU4OCVFMyU4MyVCMyVFMyU4MiVBQyVFOCVBQiVCOCVFNSVCMyVCNiUyOSUzQyUyRnRkJTNFJTNDdGQlMjBjbGFzcyUzRCUyMm1heFNlaXNtaWNJbnRlbnNpdHklMjIlM0UtLSUzQyUyRnRkJTNFJTNDdGQlMjBjbGFzcyUzRCUyMm1hZ25pdHVkZSUyMiUzRSUzQ3NwYW4lMjBzdHlsZSUzRCUyMmNvbG9yJTNBJTIzZjAwJTNCJTIyJTNFTTcuNiUzQyUyRnNwYW4lM0UlM0MlMkZ0ZCUzRSUzQ3RkJTIwY2xhc3MlM0QlMjJkZXB0aCUyMiUzRSUzQ3NwYW4lMjBzdHlsZSUzRCUyMmNvbG9yJTNBJTIzZjAwJTNCJTIyJTNFJUU3JUI0JTg0MjQwa20lM0MlMkZzcGFuJTNFJTNDJTJGdGQlM0UlM0N0ZCUyMGNsYXNzJTNEJTIybGF0TG9uZyUyMiUzRS0xOC45JTJDJTIwLTE3NS4wJTNDJTJGdGQlM0UlM0MlMkZ0ciUzRSUwQSUzQ3RyJTNFJTNDdGQlMjBjbGFzcyUzRCUyMmRhdGVUaW1lT2NjdXJyZW5jZSUyMiUzRTIwMjYlMkYwMyUyRjIzJTIwMTglM0E1OSVFOSVBMCU4MyUzQyUyRnRkJTNFJTNDdGQlMjBjbGFzcyUzRCUyMmNlbnRlclBvaW50JTIyJTNFJUU1JUFFJUFFJUU1JThGJUE0JUU1JUIzJUI2JUU4JUJGJTkxJUU2JUI1JUI3JTNDJTJGdGQlM0UlM0N0ZCUyMGNsYXNzJTNEJTIybWF4U2Vpc21pY0ludGVuc2l0eSUyMiUzRTElM0MlMkZ0ZCUzRSUzQ3RkJTIwY2xhc3MlM0QlMjJtYWduaXR1ZGUlMjIlM0UlM0NzcGFuJTIwc3R5bGUlM0QlMjJjb2xvciUzQSUyM2ZmNzgwMCUzQiUyMiUzRU00LjMlM0MlMkZzcGFuJTNFJTNDJTJGdGQlM0UlM0N0ZCUyMGNsYXNzJTNEJTIyZGVwdGglMjIlM0UlRTclQjQlODQ1MGttJTNDJTJGdGQlM0UlM0N0ZCUyMGNsYXNzJTNEJTIybGF0TG9uZyUyMiUzRTI0LjMlMkMlMjAxMjUuMyUzQyUyRnRkJTNFJTNDJTJGdHIlM0UlMEElM0N0ciUzRSUzQ3RkJTIwY2xhc3MlM0QlMjJkYXRlVGltZU9jY3VycmVuY2UlMjIlM0UyMDI2JTJGMDMlMkYyMyUyMDE1JTNBMTAlRTklQTAlODMlM0MlMkZ0ZCUzRSUzQ3RkJTIwY2xhc3MlM0QlMjJjZW50ZXJQb2ludCUyMiUzRSVFNyVBNiU4RiVFNSVCMyVCNiVFNyU5QyU4QyVFNiVCNSU5QyVFOSU4MCU5QSVFMyU4MiU4QSUzQyUyRnRkJTNFJTNDdGQlMjBjbGFzcyUzRCUyMm1heFNlaXNtaWNJbnRlbnNpdHklMjIlM0UxJTNDJTJGdGQlM0UlM0N0ZCUyMGNsYXNzJTNEJTIybWFnbml0dWRlJTIyJTNFTTMuNiUzQyUyRnRkJTNFJTNDdGQlMjBjbGFzcyU
２分で読む
三陸沖M6.0とM5.5、檜山地方
M5.9、福島沖・宮古島M4.6、ほか
各地でも小規模な地震
（2026/3/8〜3/10）
2026/3/8〜3/10にかけて三陸沖M6.0と
M5.5、檜山地方M5.9、福島沖・宮古島
M4.6、ほか各地でも小規模な地震が発
生。 それぞれを時系列で列挙すると次の
通りです（記事公開時点までの最新順）
aWduJTNBY2VudGVyJTNCJTdELmNlbn
RlclBvaW50JTdCdGV4dC1hbGlnbiUzQ
WxlZnQlM0IlN0QlM0MlMkZzdHlsZSUzR
SUzQ3RhYmxlJTIwY2xhc3MlM0QlMjJ0Y
WJsZSUyMHRhYmxlLWVxZGF0YXMlMjI
lMjBzdHlsZSUzRCUyMnRleHQtYWxpZ2
4lM0FjZW50ZXIlM0IlMjIlM0UlM0N0aGVh
ZCUzRSUzQ3RyJTIwc3R5bGUlM0QlMjJ
iYWNrZ3JvdW5kLWNvbG9yJTNBJTIzZG
RkJTNCJTIyJTNFJTNDdGglM0UlRTclOT
klQkElRTclOTQlOUYlRTYlOTclQTUlRTYl
OTklODIlM0MlMkZ0aCUzRSUzQ3RoJTN
FJUU5JTlDJTg3JUU2JUJBJTkwJTNDJT
JGdGglM0UlM0N0aCUzRSVFOSU5QyU
4NyVFNSVCQSVBNiUzQyUyRnRoJTNF
JTNDdGglM0UlRTglQTYlOEYlRTYlQTgl
QTElM0MlMkZ0aCUzRSUzQ3RoJTNFJ
UU2JUI3JUIxJUUzJTgxJTk1JTNDJTJGd
GglM0UlM0N0aCUzRSVFNSU4QyU5Ny
VFNyVCNyVBRiUyQyUyMCVFNiU5RCV
CMSVFNyVCNSU4QyUzQyUyRnRoJTN
FJTNDJTJGdHIlM0UlM0MlMkZ0aGVhZC
M0UlM0N0ZCUyMGNsYXNzJTNEJTIyZ
GF0ZVRpbWVPY2N1cnJlbmNlJTIyJTNF
MjAyNiUyRjAzJTJGMTAlMjAyMCUzQTU
2JUU5JUEwJTgzJTNDJTJGdGQlM0UlM
0N0ZCUyMGNsYXNzJTNEJTIyY2VudGV
yUG9pbnQlMjIlM0UlRTYlOTclQTUlRTklQ
UIlOTglRTUlOUMlQjAlRTYlOTYlQjklRTY
lOUQlQjElRTklODMlQTglM0MlMkZ0ZCU
zRSUzQ3RkJTIwY2xhc3MlM0QlMjJtYXh
TZWlzbWljSW50ZW5zaXR5JTIyJTNFMS
UzQyUyRnRkJTNFJTNDdGQlMjBjbGFzc
yUzRCUyMm1hZ25pdHVkZSUyMiUzRS
UzQ3NwYW4lMjBzdHlsZSUzRCUyMmN
vbG9yJTNBJTIzZmY3ODAwJTNCJTIyJT
NFTTQuMSUzQyUyRnNwYW4lM0UlM0
MlMkZ0ZCUzRSUzQ3RkJTIwY2xhc3Ml
M0QlMjJkZXB0aCUyMiUzRSVFNyVCNC
U4NDQwa20lM0MlMkZ0ZCUzRSUzQ3R
kJTIwY2xhc3MlM0QlMjJsYXRMb25nJTIy
JTNFNDIuMCUyQyUyMDE0My4yJTNDJ
TJGdGQlM0UlM0MlMkZ0ciUzRSUwQSU
zQ3RyJTNFJTNDdGQlMjBjbGFzcyUzRC
MiUzRTIwMjYlMkYwMyUyRjEwJTIwMjAl
M0E0MiVFOSVBMCU4MyUzQyUyRnRkJ
TNFJTNDdGQlMjBjbGFzcyUzRCUyMmN
lbnRlclBvaW50JTIyJTNFJUU1JUFFJUFF
JUU1JThGJUE0JUU1JUIzJUI2JUU4JUJ
GJTkxJUU2JUI1JUI3JTNDJTJGdGQlM0
UlM0N0ZCUyMGNsYXNzJTNEJTIybWF
4U2Vpc21pY0ludGVuc2l0eSUyMiUzRTIl
M0MlMkZ0ZCUzRSUzQ3RkJTIwY2xhc3
MlM0QlMjJtYWduaXR1ZGUlMjIlM0UlM0
NzcGFuJTIwc3R5bGUlM0QlMjJjb2xvciUz
QSUyM2ZmNzgwMCUzQiUyMiUzRU00L
jYlM0MlMkZzcGFuJTNFJTNDJTJGdGQl
M0UlM0N0ZCUyMGNsYXNzJTNEJTIyZ
GVwdGglMjIlM0UlRTclQjQlODQxMGttJT
NDJTJGdGQlM0UlM0N0ZCUyMGNsYXN
MkMlMjAxMjUuMiUzQyUyRnRkJTNFJTN
DJTJGdHIlM0UlMEElM0N0ciUzRSUzQ3
RkJTIwY2xhc3MlM0QlMjJkYXRlVGltZU9j
Y3VycmVuY2UlMjIlM0UyMDI2JTJGMDMl
MkYxMCUyMDE1JTNBMjglRTklQTAlOD
RSVFNyVBNiU4RiVFNSVCMyVCNiVFN
２分で読む
宮古島付近と北海道・東北周辺で
複数、ほか各地でも小規模な地震
（2026/3/6〜3/7）
2026/3/6〜3/7は宮古島付近と北海道・東北周辺で複数、ほか各地でも小規模な地震が発生。 それぞれを時系列で列挙すると次の通りです（記事公開時点までの最新順）JTNDc3R5bGUlM0V0YWJsZS50YWJsZS1lcWRhdGFzJTIwdGglN0J0ZXh0LWFsaWduJTNBY2VudGVyJTNCJTdELmNlbnRlclBvaW50JTdCdGV4dC1hbGlnbiUzQWxlZnQlM0IlN0QlM0MlMkZzdHlsZSUzRSUzQ3RhYmxlJTIwY2xhc3MlM0QlMjJ0YWJsZSUyMHRhYmxlLWVxZGF0YXMlMjIlMjBzdHlsZSUzRCUyMnRleHQtYWxpZ24lM0FjZW50ZXIlM0IlMjIlM0UlM0N0aGVhZCUzRSUzQ3RyJTIwc3R5bGUlM0QlMjJiYWNrZ3JvdW5kLWNvbG9yJTNBJTIzZGRkJTNCJTIyJTNFJTNDdGglM0UlRTclOTklQkElRTclOTQlOUYlRTYlOTclQTUlRTYlOTklODIlM0MlMkZ0aCUzRSUzQ3RoJTNFJUU5JTlDJTg3JUU2JUJBJTkwJTNDJTJGdGglM0UlM0N0aCUzRSVFOSU5QyU4NyVFNSVCQSVBNiUzQyUyRnRoJTNFJTNDdGglM0UlRTglQTYlOEYlRTYlQTglQTElM0MlMkZ0aCUzRSUzQ3RoJTNFJUU2JUI3JUIxJUUzJTgxJTk1JTNDJTJGdGglM0UlM0N0aCUzRSVFNSU4QyU5NyVFNyVCNyVBRiUyQyUyMCVFNiU5RCVCMSVFNyVCNSU4QyUzQyUyRnRoJTNFJTNDJTJGdHIlM0UlM0MlMkZ0aGVhZCUzRSUzQ3Rib2R5JTNFJTBBJTNDdHIlM0UlM0N0ZCUyMGNsYXNzJTNEJTIyZGF0ZVRpbWVPY2N1cnJlbmNlJTIyJTNFMjAyNiUyRjAzJTJGMDclMjAxNiUzQTMzJUU5JUEwJTgzJTNDJTJGdGQlM0UlM0N0ZCUyMGNsYXNzJTNEJTIyY2VudGVyUG9pbnQlMjIlM0UlRTUlQUUlQUUlRTUlOEYlQTQlRTUlQjMlQjYlRTglQkYlOTElRTYlQjUlQjclM0MlMkZ0ZCUzRSUzQ3RkJTIwY2xhc3MlM0QlMjJtYXhTZWlzbWljSW50ZW5zaXR5JTIyJTNFMSUzQyUyRnRkJTNFJTNDdGQlMjBjbGFzcyUzRCUyMm1hZ25pdHVkZSUyMiUzRSUzQ3NwYW4lMjBzdHlsZSUzRCUyMmNvbG9yJTNBJTIzZmY3ODAwJTNCJTIyJTNFTTQuNCUzQyUyRnNwYW4lM0UlM0MlMkZ0ZCUzRSUzQ3RkJTIwY2xhc3MlM0QlMjJkZXB0aCUyMiUzRSVFMyU4MSU5NCVFMyU4MSU4RiVFNiVCNSU4NSVFMyU4MSU4NCUzQyUyRnRkJTNFJTNDdGQlMjBjbGFzcyUzRCUyMmxhdExvbmclMjIlM0UyNS4zJTJDJTIwMTI1LjAlM0MlMkZ0ZCUzRSUzQyUyRnRyJTNFJTBBJTNDdHIlM0UlM0N0ZCUyMGNsYXNzJTNEJTIyZGF0ZVRpbWVPY2N1cnJlbmNlJTIyJTNFMjAyNiUyRjAzJTJGMDclMjAxMSUzQTMzJUU5JUEwJTgzJTNDJTJGdGQlM0UlM0N0ZCUyMGNsYXNzJTNEJTIyY2VudGVyUG9pbnQlMjIlM0UlRTclQjYlQjIlRTglQjUlQjAlRTUlOUMlQjAlRTYlOTYlQjklM0MlMkZ0ZCUzRSUzQ3RkJTIwY2xhc3MlM0QlMjJtYXhTZWlzbWljSW50ZW5zaXR5JTIyJTNFMiUzQyUyRnRkJTNFJTNDdGQlMjBjbGFzcyUzRCUyMm1hZ25pdHVkZSUyMiUzRU0yLjclM0MlMkZ0ZCUzRSUzQ3RkJTIwY2xhc3MlM0QlMjJkZXB0aCUyMiUzRSVFMyU4MSU5NCVFMyU4MSU4RiVFNiVCNSU4NSVFMyU4MSU4NCUzQyUyRnRkJTNFJTNDdGQlMjBjbGFzcyUzRCUyMmxhdExvbmclMjIlM0U0My44JTJDJTIwMTQ0LjElM0MlMkZ0ZCUzRSUzQyUyRnRyJTNFJTBBJTNDdHIlM0UlM0N0ZCUyMGNsYXNzJTNEJTIyZGF0ZVRpbWVPY2N1cnJlbmNlJTIyJTNFMjAyNiUyRjAzJTJGMDclMjAxMCUzQTM3JUU5JUEwJTgzJTNDJTJGdGQlM0UlM0N0ZCUyMGNsYXNzJTNEJTIyY2VudGVyUG9pbnQlMjIlM0UlRTclQjYlQjIlRTglQjUlQjAlRTUlOUMlQjAlRTYlOTYlQjklM0MlMkZ0ZCUzRSUzQ3RkJTIwY2xhc3MlM0QlMjJtYXhTZWlzbWljSW50ZW5zaXR5JTIyJTNFMSUzQyUyRnRkJTNFJTNDdGQlMjBjbGFzcyUzRCUyMm1hZ25pdHVkZSUyMiUzRU0xLjklM0MlMkZ0ZCUzRSUzQ3RkJTIwY2xhc3MlM0QlMjJkZXB0aCUyMiUzRSVFMyU4MSU5NCVFMyU4MSU4RiVFNiVCNSU4NSVFMyU4MSU4NCUzQyUyRnRkJTNFJTNDdGQlMjBjbGFzcyUzRCUyMmxhdExvbmclMjIlM0U0My44JTJDJTIwMTQ0LjElM0MlMkZ0ZCUzRSUzQyUyRnRyJTNFJTBBJTNDdHIlM0UlM0N0ZCUyMGNsYXNzJTNEJTIyZGF0ZVRpbWVPY2N1cnJlbmNlJTIyJTNFMjAyNiUyRjAzJTJGMDclMjAwOCUzQTEyJUU5JUEwJTgzJTNDJTJGdGQlM0UlM0N0ZCUyMGNsYXNzJTNEJTIyY2VudGVyUG9pbnQlMjIlM0UlRTYlQjglQTElRTUlQjMlQjYlRTUlOUMlQjAlRTYlOTYlQjklRTUlOEMlOTclRTklODMlQTglM0MlMkZ0ZCUzRSUzQ3RkJTIwY2xhc3MlM0QlMjJtYXhTZWlzbWljSW50ZW5zaXR5JTIyJTNFMiUzQyUyRnRkJTNFJTNDdGQlMjBjbGFzcyUzRCUyMm1hZ25pdHVkZSUyMiUzRU0xLjclM0MlMkZ0ZCUzRSUzQ3RkJTIwY2xhc3MlM0QlMjJkZXB0aCUyMiUzRSVFMyU4MSU5NCVFMyU4MSU4RiVFNiVCNSU4NSVFMyU4MSU4NCUzQyUyRnRkJTNFJTNDdGQlMjBjbGFzcyUzRCUyMmxhdExvbmclMjIlM0U0Mi4xJTJDJTIwMTQwLjQlM0MlMkZ0ZCUzRSUzQyUyRnRyJTNFJTBBJTNDdHIlM0UlM0N0ZCUyMGNsYXNzJTNEJTIyZGF0ZVRpbWVPY2N1cnJlbmNlJTIyJTNFMjAyNiUyRjAzJTJGMDclMjAwNyUzQTQ3JUU5JUEwJTgzJTNDJTJGdGQlM0UlM0N0ZCUyMGNsYXNzJTNEJTIyY2VudGVyUG9pbnQlMjIlM0UlRTklOTUlQjclRTklODclOEUlRTclOUMlOEMlRTUlOEQlOTclRTklODMlQTglM0MlMkZ0ZCUzRSUzQ3RkJTIwY2xhc3MlM0QlMjJtYXhTZWlzbWljSW50ZW5zaXR5JTIyJTNFMSUzQyUyRnRkJTNFJTNDdGQlMjBjbGFzcyUzRCUyMm1hZ25pdHVkZSUyMiUzRU0yLjUlM0MlMkZ0ZCUzRSUzQ3RkJTIwY2xhc3MlM0QlMjJkZXB0aCUyMiUzRSVFNyVCNCU4NDEwa20lM0MlMkZ0ZCUzRSUzQ3RkJTIwY2xhc3MlM0QlMjJsYXRMb25nJTIyJTNFMzUuOSUyQyUyMDEzNy42JTNDJTJGdGQlM0UlM0MlMkZ0ciUzRSUwQSUzQ3RyJTNFJTNDdGQlMjBjbGFzcyUzRCUyMmRhdGVUaW1lT2NjdXJyZW5jZSUyMiUzRTIwMjYlMkYwMyUyRjA3JTIwMDclM0EzOSVFOSVBMCU4MyUzQyUyRnRkJTNFJTNDdGQlMjBjbGFzcyUzRCUyMmNlbnRlclBvaW50JTIyJTNFJUU1JUFFJUFFJUU1JThGJUE0JUU1JUIzJUI2JUU4JUJGJTkxJUU2JUI1JUI3JTNDJTJGdGQlM0UlM0N0ZCUyMGNsYXNzJTNEJTIybWF4U2Vpc21pY0ludGVuc2l0eSUyMiUzRTIlM0MlMkZ0ZCUzRSUzQ3RkJTIwY2xhc3MlM0QlMjJtYWduaXR1ZGUlMjIlM0UlM0NzcGFuJTIwc3R5bGUlM0QlMjJjb2xvciUzQSUyM2YwMCUzQiUyMiUzRU01LjElM0MlMkZzcGFuJTNFJTNDJTJGdGQlM0UlM0N0ZCUyMGNsYXNzJTNEJTIyZGVwdGglMjIlM0UlRTclQjQlODQxMGttJTNDJTJGdGQlM0UlM0N0ZCUyMGNsYXNzJTNEJTIybGF0TG9uZyUyMiUzRTI1LjQlMkMlMjAxMjUuMCUzQyUyRnRkJTNFJTNDJTJGdHIlM0UlMEElM0N0ciUzRSUzQ3RkJTIwY2xhc3MlM0QlMjJkYXRlVGltZU9jY3VycmVuY2UlMjIlM0UyMDI2JTJGMDMlMkYwNyUyMDA2JTNBMTIlRTklQTAlODMlM0MlMkZ0ZCUzRSUzQ3RkJTIwY2xhc3MlM0QlMjJjZW50ZXJQb2ludCUyMiUzRSVFNiVCOCVBMSVFNSVCMyVCNiVFNSU5QyVCMCVFNiU5NiVCOSVFNSU4QyU5NyVFOSU4MyVBOCUzQyUyRnRkJTNFJTNDdGQlMjBjbGFzcyUzRCUyMm1heFNlaXNtaWNJbnRlbnNpdHklMjIlM0UxJTNDJTJGdGQlM0UlM0N0ZCUyMGNsYXNzJTNEJTIybWFnbml0dWRlJTIyJTNFTTEuMCUzQyUyRnRkJTNFJTNDdGQlMjBjbGFzcyUzRCUyMmRlcHRoJTIyJTNFJUUzJTgxJTk0JUUzJTgxJThGJUU2JUI1JTg1JUUzJTgxJTg0JTNDJTJGdGQlM0UlM0N0ZCUyMGNsYXNzJTNEJTIybGF0TG9uZyUyMiUzRTQyLjElMkMlMjAxNDAuMyUzQyUyRnRkJTNFJTNDJTJGdHIlM0UlMEElM0N0ciUzRSUzQ3RkJTIwY2xhc3MlM0QlMjJkYXRlVGltZU9jY3VycmVuY2UlMjIlM0UyMDI2JTJGMDMlMkYwNyUyMDA1JTNBMzUlRTklQTAlODMlM0MlMkZ0ZCUzRSUzQ3RkJTIwY2xhc3MlM0QlMjJjZW50ZXJQb2ludCUyMiUzRSVFNSVBRSVBRSVFNSU5RiU4RSVFNyU5QyU4QyVFNiVCMiU5NiUzQyUyRnRkJTNFJTNDdGQlMjBjbGFzcyUzRCUyMm1heFNlaXNtaWNJbnRlbnNpdHklMjIlM0UyJTNDJTJGdGQlM0UlM0N0ZCUyMGNsYXNzJTNEJTIybWFnbml0dWRlJTIyJTNFJTNDc3BhbiUyMHN0eWxlJTNEJTIyY29sb3IlM0ElMjNmZjc4MDAlM0IlMjIlM0VNNC4xJTNDJTJGc3BhbiUzRSUzQyUyRnRkJTNFJTNDdGQlMjBjbGFzcyUzRCUyMmRlcHRoJTIyJTNFJUU3JUI0JTg0NTBrbSUzQyUyRnRkJTNFJTNDdGQlMjBjbGFzcyUzRCUyMmxhdExvbmclMjIlM0UzOC44JTJDJTIwMTQyLjQlM0MlMkZ0ZCUzRSUzQyUyRnRyJTNFJTBBJTNDdHIlM0UlM0N0ZCUyMGNsYXNzJTNEJTIyZGF0ZVRpbWVPY2N1cnJlbmNlJTIyJTNFMjAyNiUyRjAzJTJGMDclMjAwNSUzQTMxJUU5JUEwJTgzJTNDJTJGdGQlM0UlM0N0ZCUyMGNsYXNzJTNEJTIyY2VudGVyUG9pbnQlMjIlM0UlRTUlQUUlQUUlRTUlOUYlOEUlRTclOUMlOEMlRTYlQjIlOTYlM0MlMkZ0ZCUzRSUzQ3RkJTIwY2xhc3MlM0QlMjJtYXhTZWlzbWljSW50ZW5zaXR5JTIyJTNFMyUzQyUyRnRkJTNFJTNDdGQlMjBjbGFzcyUzRCUyMm1hZ25pdHVkZSUyMiUzRSUzQ3NwYW4lMjBzdHlsZSUzRCUyMmNvbG9yJTNBJTIzZmY3ODAwJTNCJTIyJTNFTTQuOSUzQyUyRnNwYW4lM0UlM0MlMkZ0ZCUzRSUzQ3RkJTIwY2xhc3MlM0QlMjJkZXB0aCUyMiUzRSVFNyVCNCU4NDUwa20lM0MlMkZ0ZCUzRSUzQ3RkJTIwY2xhc3MlM0QlMjJsYXRMb25nJTIyJTNFMzguOCUyQyUyMDE0Mi40JTNDJTJGdGQlM0UlM0MlMkZ0ciUzRSUwQSUzQ3RyJTNFJTNDdGQlMjBjbGFzcyUzRCUyMmRhdGVUaW1lT2NjdXJyZW5jZSUyMiUzRTIwMjYlMkYwMyUyRjA3JTIwMDIlM0EyMyVFOSVBMCU4MyUzQyUyRnRkJTNFJTNDdGQlMjBjbGFzcyUzRCUyMmNlbnRlclBvaW50JTIyJTNFJUU2JUI4JUExJUU1JUIzJUI2JUU1JTlDJUIwJUU2JTk2JUI5JUU1JThDJTk3JUU5JTgzJUE4JTNDJTJGdGQlM0UlM0N0ZCUyMGNsYXNzJTNEJTIybWF4U2Vpc21pY0ludGVuc2l0eSUyMiUzRTElM0MlMkZ0ZCUzRSUzQ3RkJTIwY2xhc3MlM0QlMjJtYWduaXR1ZGUlMjIlM0VNMS4wJTNDJTJGdGQlM0UlM0N0ZCUyMGNsYXNzJTNEJTIyZGVwdGglMjIlM0UlRTMlODElOTQlRTMlODElOEYlRTYlQjUlODUlRTMlODElODQlM0MlMkZ0ZCUzRSUzQ3RkJTIwY2xhc3MlM0QlMjJsYXRMb25nJTIyJTNFNDIuMSUyQyUyMDE0MC4zJTNDJTJGdGQlM0UlM0MlMkZ0ciUzRSUwQSUzQ3RyJTNFJTNDdGQlMjBjbGFzcyUzRCUyMmRhdGVUaW1lT2NjdXJyZW5jZSUyMiUzRTIwMjYlMkYwMyUyRjA3JTIwMDElM0ExMiVFOSVBMCU4MyUzQyUyRnRkJTNFJTNDdGQlMjBjbGFzcyUzRCUyMmNlbnRlclBvaW50JTIyJTNFJUU2JUI4JUExJUU1JUIzJUI2JUU1JTlDJUIwJUU2JTk2JUI5JUU1JThDJTk3JUU5JTgzJUE4JTNDJTJGdGQlM0UlM0N0ZCUyMGNsYXNzJTNEJTIybWF4U2Vpc21pY0ludGVuc2l0eSUyMiUzRTElM0MlMkZ0ZCUzRSUzQ3RkJTIwY2xhc3MlM0QlMjJtYWduaXR1ZGUlMjIlM0VNMS4zJTNDJTJGdGQlM0UlM0N0ZCUyMGNsYXNzJTNEJTIyZGVwdGglMjIlM0UlRTMlODElOTQlRTMlODElOEYlRTYlQjUlODUlRTMlODElODQlM0MlMkZ0ZCUzRSUzQ3RkJTIwY2xhc3MlM0QlMjJsYXRMb25nJTIyJTNFNDIuMSUyQyUyMDE0MC4zJTNDJTJGdGQlM0UlM0MlMkZ0ciUzRSUwQSUzQ3RyJTNFJTNDdGQlMjBjbGFzcyUzRCUyMmRhdGVUaW1lT2NjdXJyZW5jZSUyMiUzRTIwMjYlMkYwMyUyRjA2JTIwMjMlM0ExOSVFOSVBMCU4MyUzQyUyRnRkJTNFJTNDdGQlMjBjbGFzcyUzRCUyMmNlbnRlclBvaW50JTIyJTNFJUU3JTg2JThBJUU2JTlDJUFDJUU3JTlDJThDJUU5JTk4JUJGJUU4JTk4JTg3JUU1JTlDJUIwJUU2JTk2JUI5JTNDJTJGdGQlM0UlM0N0ZCUyMGNsYXNzJTNEJTIybWF4U2Vpc21pY0ludGVuc2l0eSUyMiUzRTIlM0MlMkZ0ZCUzRSUzQ3RkJTIwY2xhc3MlM0QlMjJtYWduaXR1ZGUlMjIlM0VNMi43JTNDJTJGdGQlM0UlM0N0ZCUyMGNsYXNzJTNEJTIyZGVwdGglMjIlM0UlRTclQjQlODQxMGttJTNDJTJGdGQlM0UlM0N0ZCUyMGNsYXNzJTNEJTIybGF0TG9uZyUyMiUzRTMzLjAlMkMlMjAxMzEuMSUzQyUyRnRkJTNFJTNDJTJGdHIlM0UlMEElM0N0ciUzRSUzQ3RkJTIwY2xhc3MlM0QlMjJkYXRlVGltZU9jY3VycmVuY2UlMjIlM0UyMDI2JTJGMDMlMkYwNiUyMDIyJTNBMTYlRTklQTAlODMlM0MlMkZ0ZCUzRSUzQ3RkJTIwY2xhc3MlM0QlMjJjZW50ZXJQb2ludCUyMiUzRSVFNyVBNiU4RiVFNSVCMyVCNiVFNyU5QyU4QyVFNiVCMiU5NiUzQyUyRnRkJTNFJTNDdGQlMjBjbGFzcyUzRCUyMm1heFNlaXNtaWNJbnRlbnNpdHklMjIlM0UxJTNDJTJGdGQlM0UlM0N0ZCUyMGNsYXNzJTNEJTIybWFnbml0dWRlJTIyJTNFTTMuMiUzQyUyRnRkJTNFJTNDdGQlMjBjbGFzcyUzRCUyMmRlcHRoJTIyJTNFJUU3JUI0JTg0NTBrbSUzQyUyRnRkJTNFJTNDdGQlMjBjbGFzcyUzRCUyMmxhdExvbmclMjIlM0UzNy4wJTJDJTIwMTQxLjElM0MlMkZ0ZCUzRSUzQyUyRnRyJTNFJTBBJTNDdHIlM0UlM0N0ZCUyMGNsYXNzJTNEJTIyZGF0ZVRpbWVPY2N1cnJlbmNlJTIyJTNFMjAyNiUyRjAzJTJGMDYlMjAxMSUzQTMzJUU5JUEwJTgzJTNDJTJGdGQlM0UlM0N0ZCUyMGNsYXNzJTNEJTIyY2VudGVyUG9pbnQlMjIlM0UlRTUlOEMlOTclRTYlQjUlQjclRTklODElOTMlRTUlOEMlOTclRTglQTUlQkYlRTYlQjIlOTYlM0MlMkZ0ZCUzRSUzQ3RkJTIwY2xhc3MlM0QlMjJtYXhTZWlzbWljSW50ZW5zaXR5JTIyJTNFMSUzQyUyRnRkJTNFJTNDdGQlMjBjbGFzcyUzRCUyMm1hZ25pdHVkZSUyMiUzRU0yLjElM0MlMkZ0ZCUzRSUzQ3RkJTIwY2xhc3MlM0QlMjJkZXB0aCUyMiUzRSVFNyVCNCU4NDIwa20lM0MlMkZ0ZCUzRSUzQ3RkJTIwY2xhc3MlM0QlMjJsYXRMb25nJTIyJTNFNDQuNSUyQyUyMDE0MS43JTNDJTJGdGQlM0UlM0MlMkZ0ciUzRSUwQSUzQ3RyJTNFJTNDdGQlMjBjbGFzcyUzRCUyMmRhdGVUaW1lT2NjdXJyZW5jZSUyMiUzRTIwMjYlMkYwMyUyRjA2JTIwMTElM0EyNSVFOSVBMCU4MyUzQyUyRnRkJTNFJTNDdGQlMjBjbGFzcyUzRCUyMmNlbnRlclBvaW50JTIyJTNFJUU1JUE1JTg0JUU3JUJFJThFJUU1JUE0JUE3JUU1JUIzJUI2JUU4JUJGJTkxJUU2JUI1JUI3JTNDJTJGdGQlM0UlM0N0ZCUyMGNsYXNzJTNEJTIybWF4U2Vpc21pY0ludGVuc2l0eSUyMiUzRTElM0MlMkZ0ZCUzRSUzQ3RkJTIwY2xhc3MlM0QlMjJtYWduaXR1ZGUlMjIlM0VNMy44JTNDJTJGdGQlM0UlM0N0ZCUyMGNsYXNzJTNEJTIyZGVwdGglMjIlM0UlRTclQjQlODQ0MGttJTNDJTJGdGQlM0UlM0N0ZCUyMGNsYXNzJTNEJTIybGF0TG9uZyUyMiUzRTI4LjUlMkMlMjAxMjkuNiUzQyUyRnRkJTNFJTNDJTJGdHIlM0UlMEElM0N0ciUzRSUzQ3RkJTIwY2xhc3MlM0QlMjJkYXRlVGltZU9jY3VycmVuY2UlMjIlM0UyMDI2JTJGMDMlMkYwNiUyMDA3JTNBNTQlRTklQTAlODMlM0MlMkZ0ZCUzRSUzQ3RkJTIwY2xhc3MlM0QlMjJjZW50ZXJQb2ludCUyMiUzRSVFNSVBRSVBRSVFNSU4RiVBNCVFNSVCMyVCNiVFO
２分で読む
宮古島付近で複数のM5クラス、三
陸沖でM4.5、ほか各地でも小規模
な地震（2026/3/3〜3/5）
2026/3/3〜3/5にかけて宮古島付近で複数
のM5クラス、三陸沖でM4.5、ほか各地で
も小規模な地震が発生。 それぞれを時系
列で列挙すると次の通りです（記事公開
時点までの最新順）
aWduJTNBY2VudGVyJTNCJTdELmNlbn
RlclBvaW50JTdCdGV4dC1hbGlnbiUzQ
WxlZnQlM0IlN0QlM0MlMkZzdHlsZSUzR
SUzQ3RhYmxlJTIwY2xhc3MlM0QlMjJ0Y
WJsZSUyMHRhYmxlLWVxZGF0YXMlMjI
lMjBzdHlsZSUzRCUyMnRleHQtYWxpZ2
4lM0FjZW50ZXIlM0IlMjIlM0UlM0N0aGVh
ZCUzRSUzQ3RyJTIwc3R5bGUlM0QlMjJ
iYWNrZ3JvdW5kLWNvbG9yJTNBJTIzZG
RkJTNCJTIyJTNFJTNDdGglM0UlRTclOT
klQkElRTclOTQlOUYlRTYlOTclQTUlRTYl
OTklODIlM0MlMkZ0aCUzRSUzQ3RoJTN
FJUU5JTlDJTg3JUU2JUJBJTkwJTNDJT
JGdGglM0UlM0N0aCUzRSVFOSU5QyU
4NyVFNSVCQSVBNiUzQyUyRnRoJTNF
JTNDdGglM0UlRTglQTYlOEYlRTYlQTgl
QTElM0MlMkZ0aCUzRSUzQ3RoJTNFJ
UU2JUI3JUIxJUUzJTgxJTk1JTNDJTJGd
GglM0UlM0N0aCUzRSVFNSU4QyU5Ny
VFNyVCNyVBRiUyQyUyMCVFNiU5RCV
CMSVFNyVCNSU4QyUzQyUyRnRoJTN
FJTNDJTJGdHIlM0UlM0MlMkZ0aGVhZC
M0UlM0N0ZCUyMGNsYXNzJTNEJTIyZ
GF0ZVRpbWVPY2N1cnJlbmNlJTIyJTNF
MjAyNiUyRjAzJTJGMDUlMjAxOSUzQTQ
4JUU5JUEwJTgzJTNDJTJGdGQlM0UlM
0N0ZCUyMGNsYXNzJTNEJTIyY2VudGV
yUG9pbnQlMjIlM0UlRTUlQUUlQUUlRTU
lOEYlQTQlRTUlQjMlQjYlRTglQkYlOTElR
TYlQjUlQjclM0MlMkZ0ZCUzRSUzQ3RkJ
TIwY2xhc3MlM0QlMjJtYXhTZWlzbWljSW
50ZW5zaXR5JTIyJTNFMiUzQyUyRnRkJ
TNFJTNDdGQlMjBjbGFzcyUzRCUyMm1
hZ25pdHVkZSUyMiUzRSUzQ3NwYW4l
MjBzdHlsZSUzRCUyMmNvbG9yJTNBJT
IzZjAwJTNCJTIyJTNFTTUuMiUzQyUyRn
NwYW4lM0UlM0MlMkZ0ZCUzRSUzQ3R
kJTIwY2xhc3MlM0QlMjJkZXB0aCUyMiU
zRSVFNyVCNCU4NDEwa20lM0MlMkZ0
ZCUzRSUzQ3RkJTIwY2xhc3MlM0QlMjJ
sYXRMb25nJTIyJTNFMjUuMyUyQyUyM
DEyNC45JTNDJTJGdGQlM0UlM0MlMkZ
0ciUzRSUwQSUzQ3RyJTNFJTNDdGQl
MjBjbGFzcyUzRCUyMmRhdGVUaW1lT2
２分で読む
宮古島周辺で中規模の連続、岩手
沖でM4.2、ほか各地でも小規模な
地震（2026/03/02）
2026/03/02は宮古島周辺で中規模の連
続、岩手沖でM4.2、ほか各地でも小規模
な地震が発生。 それぞれを時系列で列挙
すると次の通りです（記事公開時点まで
の最新順）
aWduJTNBY2VudGVyJTNCJTdELmNlbn
RlclBvaW50JTdCdGV4dC1hbGlnbiUzQ
WxlZnQlM0IlN0QlM0MlMkZzdHlsZSUzR
SUzQ3RhYmxlJTIwY2xhc3MlM0QlMjJ0Y
WJsZSUyMHRhYmxlLWVxZGF0YXMlMjI
lMjBzdHlsZSUzRCUyMnRleHQtYWxpZ2
4lM0FjZW50ZXIlM0IlMjIlM0UlM0N0aGVh
ZCUzRSUzQ3RyJTIwc3R5bGUlM0QlMjJ
iYWNrZ3JvdW5kLWNvbG9yJTNBJTIzZG
RkJTNCJTIyJTNFJTNDdGglM0UlRTclOT
klQkElRTclOTQlOUYlRTYlOTclQTUlRTYl
OTklODIlM0MlMkZ0aCUzRSUzQ3RoJTN
FJUU5JTlDJTg3JUU2JUJBJTkwJTNDJT
JGdGglM0UlM0N0aCUzRSVFOSU5QyU
4NyVFNSVCQSVBNiUzQyUyRnRoJTNF
JTNDdGglM0UlRTglQTYlOEYlRTYlQTgl
QTElM0MlMkZ0aCUzRSUzQ3RoJTNFJ
UU2JUI3JUIxJUUzJTgxJTk1JTNDJTJGd
GglM0UlM0N0aCUzRSVFNSU4QyU5Ny
VFNyVCNyVBRiUyQyUyMCVFNiU5RCV
CMSVFNyVCNSU4QyUzQyUyRnRoJTN
FJTNDJTJGdHIlM0UlM0MlMkZ0aGVhZC
M0UlM0N0ZCUyMGNsYXNzJTNEJTIyZ
GF0ZVRpbWVPY2N1cnJlbmNlJTIyJTNF
MjAyNiUyRjAzJTJGMDIlMjAyMCUzQTQx
JUU5JUEwJTgzJTNDJTJGdGQlM0UlM0
N0ZCUyMGNsYXNzJTNEJTIyY2VudGVy
UG9pbnQlMjIlM0UlRTUlQUUlQUUlRTUl
OEYlQTQlRTUlQjMlQjYlRTUlOEMlOTclR
TglQTUlQkYlRTYlQjIlOTYlM0MlMkZ0ZC
UzRSUzQ3RkJTIwY2xhc3MlM0QlMjJtYX
hTZWlzbWljSW50ZW5zaXR5JTIyJTNFM
SUzQyUyRnRkJTNFJTNDdGQlMjBjbGF
zcyUzRCUyMm1hZ25pdHVkZSUyMiUzR
SUzQ3NwYW4lMjBzdHlsZSUzRCUyMm
NvbG9yJTNBJTIzZmY3ODAwJTNCJTIyJ
TNFTTQuNSUzQyUyRnNwYW4lM0UlM0
MlMkZ0ZCUzRSUzQ3RkJTIwY2xhc3Ml
M0QlMjJkZXB0aCUyMiUzRSVFNyVCNC
U4NDEwa20lM0MlMkZ0ZCUzRSUzQ3R
kJTIwY2xhc3MlM0QlMjJsYXRMb25nJTIy
JTNFMjUuNCUyQyUyMDEyNC45JTNDJ
TJGdGQlM0UlM0MlMkZ0ciUzRSUwQSU
zQ3RyJTNFJTNDdGQlMjBjbGFzcyUzRC
２分で読む
薩摩沖・宮古島でM5クラス、大隅
半島でM4.0、大分・秋田・伊豆で
も小規模な地震（2026/03/01）
2026/03/01は薩摩沖・宮古島でM5クラ
ス、大隅半島でM4.0、大分・秋田・伊豆
でも小規模な地震が発生。 それぞれを時
系列で列挙すると次の通りです（記事公
開時点までの最新順）
aWduJTNBY2VudGVyJTNCJTdELmNlbn
RlclBvaW50JTdCdGV4dC1hbGlnbiUzQ
WxlZnQlM0IlN0QlM0MlMkZzdHlsZSUzR
SUzQ3RhYmxlJTIwY2xhc3MlM0QlMjJ0Y
WJsZSUyMHRhYmxlLWVxZGF0YXMlMjI
lMjBzdHlsZSUzRCUyMnRleHQtYWxpZ2
4lM0FjZW50ZXIlM0IlMjIlM0UlM0N0aGVh
ZCUzRSUzQ3RyJTIwc3R5bGUlM0QlMjJ
iYWNrZ3JvdW5kLWNvbG9yJTNBJTIzZG
RkJTNCJTIyJTNFJTNDdGglM0UlRTclOT
klQkElRTclOTQlOUYlRTYlOTclQTUlRTYl
OTklODIlM0MlMkZ0aCUzRSUzQ3RoJTN
FJUU5JTlDJTg3JUU2JUJBJTkwJTNDJT
JGdGglM0UlM0N0aCUzRSVFOSU5QyU
4NyVFNSVCQSVBNiUzQyUyRnRoJTNF
JTNDdGglM0UlRTglQTYlOEYlRTYlQTgl
QTElM0MlMkZ0aCUzRSUzQ3RoJTNFJ
UU2JUI3JUIxJUUzJTgxJTk1JTNDJTJGd
GglM0UlM0N0aCUzRSVFNSU4QyU5Ny
VFNyVCNyVBRiUyQyUyMCVFNiU5RCV
CMSVFNyVCNSU4QyUzQyUyRnRoJTN
FJTNDJTJGdHIlM0UlM0MlMkZ0aGVhZC
M0UlM0N0ZCUyMGNsYXNzJTNEJTIyZ
２分で読む
宮古島付近で中規模連続、北海道
でM4クラス、ほか各地でも小規模
な地震（2026/2/27〜2/28）
2026/2/27〜2/28にかけて宮古島付近で中規模連続、北海道でM4クラス、ほか各地でも小規模な地震が発生。 それぞれを時系列で列挙すると次の通りです（記事公開時点までの最新順）JTNDc3R5bGUlM0V0YWJsZS50YWJsZS1lcWRhdGFzJTIwdGglN0J0ZXh0LWFsaWduJTNBY2VudGVyJTNCJTdELmNlbnRlclBvaW50JTdCdGV4dC1hbGlnbiUzQWxlZnQlM0IlN0QlM0MlMkZzdHlsZSUzRSUzQ3RhYmxlJTIwY2xhc3MlM0QlMjJ0YWJsZSUyMHRhYmxlLWVxZGF0YXMlMjIlMjBzdHlsZSUzRCUyMnRleHQtYWxpZ24lM0FjZW50ZXIlM0IlMjIlM0UlM0N0aGVhZCUzRSUzQ3RyJTIwc3R5bGUlM0QlMjJiYWNrZ3JvdW5kLWNvbG9yJTNBJTIzZGRkJTNCJTIyJTNFJTNDdGglM0UlRTclOTklQkElRTclOTQlOUYlRTYlOTclQTUlRTYlOTklODIlM0MlMkZ0aCUzRSUzQ3RoJTNFJUU5JTlDJTg3JUU2JUJBJTkwJTNDJTJGdGglM0UlM0N0aCUzRSVFOSU5QyU4NyVFNSVCQSVBNiUzQyUyRnRoJTNFJTNDdGglM0UlRTglQTYlOEYlRTYlQTglQTElM0MlMkZ0aCUzRSUzQ3RoJTNFJUU2JUI3JUIxJUUzJTgxJTk1JTNDJTJGdGglM0UlM0N0aCUzRSVFNSU4QyU5NyVFNyVCNyVBRiUyQyUyMCVFNiU5RCVCMSVFNyVCNSU4QyUzQyUyRnRoJTNFJTNDJTJGdHIlM0UlM0MlMkZ0aGVhZCUzRSUzQ3Rib2R5JTNFJTBBJTNDdHIlM0UlM0N0ZCUyMGNsYXNzJTNEJTIyZGF0ZVRpbWVPY2N1cnJlbmNlJTIyJTNFMjAyNiUyRjAyJTJGMjglMjAyMSUzQTU3JUU5JUEwJTgzJTNDJTJGdGQlM0UlM0N0ZCUyMGNsYXNzJTNEJTIyY2VudGVyUG9pbnQlMjIlM0UlRTUlQUUlQUUlRTUlOEYlQTQlRTUlQjMlQjYlRTUlOEMlOTclRTglQTUlQkYlRTYlQjIlOTYlM0MlMkZ0ZCUzRSUzQ3RkJTIwY2xhc3MlM0QlMjJtYXhTZWlzbWljSW50ZW5zaXR5JTIyJTNFMiUzQyUyRnRkJTNFJTNDdGQlMjBjbGFzcyUzRCUyMm1hZ25pdHVkZSUyMiUzRSUzQ3NwYW4lMjBzdHlsZSUzRCUyMmNvbG9yJTNBJTIzZjAwJTNCJTIyJTNFTTUuMyUzQyUyRnNwYW4lM0UlM0MlMkZ0ZCUzRSUzQ3RkJTIwY2xhc3MlM0QlMjJkZXB0aCUyMiUzRSVFNyVCNCU4NDEwa20lM0MlMkZ0ZCUzRSUzQ3RkJTIwY2xhc3MlM0QlMjJsYXRMb25nJTIyJTNFMjUuNCUyQyUyMDEyNC45JTNDJTJGdGQlM0UlM0MlMkZ0ciUzRSUwQSUzQ3RyJTNFJTNDdGQlMjBjbGFzcyUzRCUyMmRhdGVUaW1lT2NjdXJyZW5jZSUyMiUzRTIwMjYlMkYwMiUyRjI4JTIwMjAlM0ExOSVFOSVBMCU4MyUzQyUyRnRkJTNFJTNDdGQlMjBjbGFzcyUzRCUyMmNlbnRlclBvaW50JTIyJTNFJUU1JUFFJUFFJUU1JThGJUE0JUU1JUIzJUI2JUU4JUJGJTkxJUU2JUI1JUI3JTNDJTJGdGQlM0UlM0N0ZCUyMGNsYXNzJTNEJTIybWF4U2Vpc21pY0ludGVuc2l0eSUyMiUzRTElM0MlMkZ0ZCUzRSUzQ3RkJTIwY2xhc3MlM0QlMjJtYWduaXR1ZGUlMjIlM0UlM0NzcGFuJTIwc3R5bGUlM0QlMjJjb2xvciUzQSUyM2ZmNzgwMCUzQiUyMiUzRU00LjclM0MlMkZzcGFuJTNFJTNDJTJGdGQlM0UlM0N0ZCUyMGNsYXNzJTNEJTIyZGVwdGglMjIlM0UlRTMlODElOTQlRTMlODElOEYlRTYlQjUlODUlRTMlODElODQlM0MlMkZ0ZCUzRSUzQ3RkJTIwY2xhc3MlM0QlMjJsYXRMb25nJTIyJTNFMjUuMyUyQyUyMDEyNC45JTNDJTJGdGQlM0UlM0MlMkZ0ciUzRSUwQSUzQ3RyJTNFJTNDdGQlMjBjbGFzcyUzRCUyMmRhdGVUaW1lT2NjdXJyZW5jZSUyMiUzRTIwMjYlMkYwMiUyRjI4JTIwMjAlM0EwMSVFOSVBMCU4MyUzQyUyRnRkJTNFJTNDdGQlMjBjbGFzcyUzRCUyMmNlbnRlclBvaW50JTIyJTNFJUU2JUEwJUI5JUU1JUFFJUE0JUU1JThEJThBJUU1JUIzJUI2JUU1JThEJTk3JUU2JTlEJUIxJUU2JUIyJTk2JTNDJTJGdGQlM0UlM0N0ZCUyMGNsYXNzJTNEJTIybWF4U2Vpc21pY0ludGVuc2l0eSUyMiUzRTIlM0MlMkZ0ZCUzRSUzQ3RkJTIwY2xhc3MlM0QlMjJtYWduaXR1ZGUlMjIlM0UlM0NzcGFuJTIwc3R5bGUlM0QlMjJjb2xvciUzQSUyM2ZmNzgwMCUzQiUyMiUzRU00LjIlM0MlMkZzcGFuJTNFJTNDJTJGdGQlM0UlM0N0ZCUyMGNsYXNzJTNEJTIyZGVwdGglMjIlM0UlRTclQjQlODQ1MGttJTNDJTJGdGQlM0UlM0N0ZCUyMGNsYXNzJTNEJTIybGF0TG9uZyUyMiUzRTQzLjMlMkMlMjAxNDYuMCUzQyUyRnRkJTNFJTNDJTJGdHIlM0UlMEElM0N0ciUzRSUzQ3RkJTIwY2xhc3MlM0QlMjJkYXRlVGltZU9jY3VycmVuY2UlMjIlM0UyMDI2JTJGMDIlMkYyOCUyMDE0JTNBNTQlRTklQTAlODMlM0MlMkZ0ZCUzRSUzQ3RkJTIwY2xhc3MlM0QlMjJjZW50ZXJQb2ludCUyMiUzRSVFNSVBRSVBRSVFNSU4RiVBNCVFNSVCMyVCNiVFNSU4QyU5NyVFOCVBNSVCRiVFNiVCMiU5NiUzQyUyRnRkJTNFJTNDdGQlMjBjbGFzcyUzRCUyMm1heFNlaXNtaWNJbnRlbnNpdHklMjIlM0UyJTNDJTJGdGQlM0UlM0N0ZCUyMGNsYXNzJTNEJTIybWFnbml0dWRlJTIyJTNFJTNDc3BhbiUyMHN0eWxlJTNEJTIyY29sb3IlM0ElMjNmMDAlM0IlMjIlM0VNNS40JTNDJTJGc3BhbiUzRSUzQyUyRnRkJTNFJTNDdGQlMjBjbGFzcyUzRCUyMmRlcHRoJTIyJTNFJUUzJTgxJTk0JUUzJTgxJThGJUU2JUI1JTg1JUUzJTgxJTg0JTNDJTJGdGQlM0UlM0N0ZCUyMGNsYXNzJTNEJTIybGF0TG9uZyUyMiUzRTI1LjUlMkMlMjAxMjQuOSUzQyUyRnRkJTNFJTNDJTJGdHIlM0UlMEElM0N0ciUzRSUzQ3RkJTIwY2xhc3MlM0QlMjJkYXRlVGltZU9jY3VycmVuY2UlMjIlM0UyMDI2JTJGMDIlMkYyOCUyMDExJTNBMzclRTklQTAlODMlM0MlMkZ0ZCUzRSUzQ3RkJTIwY2xhc3MlM0QlMjJjZW50ZXJQb2ludCUyMiUzRSVFNyVCNCU4MCVFNCVCQyU4QSVFNiVCMCVCNCVFOSU4MSU5MyUzQyUyRnRkJTNFJTNDdGQlMjBjbGFzcyUzRCUyMm1heFNlaXNtaWNJbnRlbnNpdHklMjIlM0UxJTNDJTJGdGQlM0UlM0N0ZCUyMGNsYXNzJTNEJTIybWFnbml0dWRlJTIyJTNFTTIuNSUzQyUyRnRkJTNFJTNDdGQlMjBjbGFzcyUzRCUyMmRlcHRoJTIyJTNFJUUzJTgxJTk0JUUzJTgxJThGJUU2JUI1JTg1JUUzJTgxJTg0JTNDJTJGdGQlM0UlM0N0ZCUyMGNsYXNzJTNEJTIybGF0TG9uZyUyMiUzRTM0LjIlMkMlMjAxMzUuMSUzQyUyRnRkJTNFJTNDJTJGdHIlM0UlMEElM0N0ciUzRSUzQ3RkJTIwY2xhc3MlM0QlMjJkYXRlVGltZU9jY3VycmVuY2UlMjIlM0UyMDI2JTJGMDIlMkYyOCUyMDEwJTNBNDklRTklQTAlODMlM0MlMkZ0ZCUzRSUzQ3RkJTIwY2xhc3MlM0QlMjJjZW50ZXJQb2ludCUyMiUzRSVFNSVBRSVBRSVFNSU4RiVBNCVFNSVCMyVCNiVFOCVCRiU5MSVFNiVCNSVCNyUzQyUyRnRkJTNFJTNDdGQlMjBjbGFzcyUzRCUyMm1heFNlaXNtaWNJbnRlbnNpdHklMjIlM0UyJTNDJTJGdGQlM0UlM0N0ZCUyMGNsYXNzJTNEJTIybWFnbml0dWRlJTIyJTNFJTNDc3BhbiUyMHN0eWxlJTNEJTIyY29sb3IlM0ElMjNmMDAlM0IlMjIlM0VNNS42JTNDJTJGc3BhbiUzRSUzQyUyRnRkJTNFJTNDdGQlMjBjbGFzcyUzRCUyMmRlcHRoJTIyJTNFJUU3JUI0JTg0MjBrbSUzQyUyRnRkJTNFJTNDdGQlMjBjbGFzcyUzRCUyMmxhdExvbmclMjIlM0UyNS4zJTJDJTIwMTI0LjklM0MlMkZ0ZCUzRSUzQyUyRnRyJTNFJTBBJTNDdHIlM0UlM0N0ZCUyMGNsYXNzJTNEJTIyZGF0ZVRpbWVPY2N1cnJlbmNlJTIyJTNFMjAyNiUyRjAyJTJGMjglMjAwOCUzQTU1JUU5JUEwJTgzJTNDJTJGdGQlM0UlM0N0ZCUyMGNsYXNzJTNEJTIyY2VudGVyUG9pbnQlMjIlM0UlRTUlQUUlQUUlRTUlOEYlQTQlRTUlQjMlQjYlRTglQkYlOTElRTYlQjUlQjclM0MlMkZ0ZCUzRSUzQ3RkJTIwY2xhc3MlM0QlMjJtYXhTZWlzbWljSW50ZW5zaXR5JTIyJTNFMSUzQyUyRnRkJTNFJTNDdGQlMjBjbGFzcyUzRCUyMm1hZ25pdHVkZSUyMiUzRSUzQ3NwYW4lMjBzdHlsZSUzRCUyMmNvbG9yJTNBJTIzZmY3ODAwJTNCJTIyJTNFTTQuOCUzQyUyRnNwYW4lM0UlM0MlMkZ0ZCUzRSUzQ3RkJTIwY2xhc3MlM0QlMjJkZXB0aCUyMiUzRSVFNyVCNCU4NDEwa20lM0MlMkZ0ZCUzRSUzQ3RkJTIwY2xhc3MlM0QlMjJsYXRMb25nJTIyJTNFMjUuMyUyQyUyMDEyNC45JTNDJTJGdGQlM0UlM0MlMkZ0ciUzRSUwQSUzQ3RyJTNFJTNDdGQlMjBjbGFzcyUzRCUyMmRhdGVUaW1lT2NjdXJyZW5jZSUyMiUzRTIwMjYlMkYwMiUyRjI4JTIwMDglM0EwNyVFOSVBMCU4MyUzQyUyRnRkJTNFJTNDdGQlMjBjbGFzcyUzRCUyMmNlbnRlclBvaW50JTIyJTNFJUU1JUIwJThGJUU3JUFDJUEwJUU1JThFJTlGJUU4JUFCJUI4JUU1JUIzJUI2JUU4JUE1JUJGJUU2JTk2JUI5JUU2JUIyJTk2JTNDJTJGdGQlM0UlM0N0ZCUyMGNsYXNzJTNEJTIybWF4U2Vpc21pY0ludGVuc2l0eSUyMiUzRTElM0MlMkZ0ZCUzRSUzQ3RkJTIwY2xhc3MlM0QlMjJtYWduaXR1ZGUlMjIlM0UlM0NzcGFuJTIwc3R5bGUlM0QlMjJjb2xvciUzQSUyM2ZmNzgwMCUzQiUyMiUzRU00LjYlM0MlMkZzcGFuJTNFJTNDJTJGdGQlM0UlM0N0ZCUyMGNsYXNzJTNEJTIyZGVwdGglMjIlM0UlM0NzcGFuJTIwc3R5bGUlM0QlMjJjb2xvciUzQSUyM2YwMCUzQiUyMiUzRSVFNyVCNCU4NDQ0MGttJTNDJTJGc3BhbiUzRSUzQyUyRnRkJTNFJTNDdGQlMjBjbGFzcyUzRCUyMmxhdExvbmclMjIlM0UyOC4yJTJDJTIwMTQwLjMlM0MlMkZ0ZCUzRSUzQyUyRnRyJTNFJTBBJTNDdHIlM0UlM0N0ZCUyMGNsYXNzJTNEJTIyZGF0ZVRpbWVPY2N1cnJlbmNlJTIyJTNFMjAyNiUyRjAyJTJGMjglMjAwNyUzQTU5JUU5JUEwJTgzJTNDJTJGdGQlM0UlM0N0ZCUyMGNsYXNzJTNEJTIyY2VudGVyUG9pbnQlMjIlM0UlRTklOTUlQjclRTklODclOEUlRTclOUMlOEMlRTUlOEQlOTclRTklODMlQTglM0MlMkZ0ZCUzRSUzQ3RkJTIwY2xhc3MlM0QlMjJtYXhTZWlzbWljSW50ZW5zaXR5JTIyJTNFMSUzQyUyRnRkJTNFJTNDdGQlMjBjbGFzcyUzRCUyMm1hZ25pdHVkZSUyMiUzRU0yLjYlM0MlMkZ0ZCUzRSUzQ3RkJTIwY2xhc3MlM0QlMjJkZXB0aCUyMiUzRSVFNyVCNCU4NDEwa20lM0MlMkZ0ZCUzRSUzQ3RkJTIwY2xhc3MlM0QlMjJsYXRMb25nJTIyJTNFMzUuOSUyQyUyMDEzNy42JTNDJTJGdGQlM0UlM0MlMkZ0ciUzRSUwQSUzQ3RyJTNFJTNDdGQlMjBjbGFzcyUzRCUyMmRhdGVUaW1lT2NjdXJyZW5jZSUyMiUzRTIwMjYlMkYwMiUyRjI3JTIwMjMlM0E1NCVFOSVBMCU4MyUzQyUyRnRkJTNFJTNDdGQlMjBjbGFzcyUzRCUyMmNlbnRlclBvaW50JTIyJTNFJUU1JUFFJUFFJUU1JThGJUE0JUU1JUIzJUI2JUU4JUJGJTkxJUU2JUI1JUI3JTNDJTJGdGQlM0UlM0N0ZCUyMGNsYXNzJTNEJTIybWF4U2Vpc21pY0ludGVuc2l0eSUyMiUzRTElM0MlMkZ0ZCUzRSUzQ3RkJTIwY2xhc3MlM0QlMjJtYWduaXR1ZGUlMjIlM0UlM0NzcGFuJTIwc3R5bGUlM0QlMjJjb2xvciUzQSUyM2ZmNzgwMCUzQiUyMiUzRU00LjMlM0MlMkZzcGFuJTNFJTNDJTJGdGQlM0UlM0N0ZCUyMGNsYXNzJTNEJTIyZGVwdGglMjIlM0UlRTMlODElOTQlRTMlODElOEYlRTYlQjUlODUlRTMlODElODQlM0MlMkZ0ZCUzRSUzQ3RkJTIwY2xhc3MlM0QlMjJsYXRMb25nJTIyJTNFMjUuNCUyQyUyMDEyNS4wJTNDJTJGdGQlM0UlM0MlMkZ0ciUzRSUwQSUzQ3RyJTNFJTNDdGQlMjBjbGFzcyUzRCUyMmRhdGVUaW1lT2NjdXJyZW5jZSUyMiUzRTIwMjYlMkYwMiUyRjI3JTIwMjMlM0E0OCVFOSVBMCU4MyUzQyUyRnRkJTNFJTNDdGQlMjBjbGFzcyUzRCUyMmNlbnRlclBvaW50JTIyJTNFJUU1JUFFJUFFJUU1JThGJUE0JUU1JUIzJUI2JUU1JThDJTk3JUU4JUE1JUJGJUU2JUIyJTk2JTNDJTJGdGQlM0UlM0N0ZCUyMGNsYXNzJTNEJTIybWF4U2Vpc21pY0ludGVuc2l0eSUyMiUzRTIlM0MlMkZ0ZCUzRSUzQ3RkJTIwY2xhc3MlM0QlMjJtYWduaXR1ZGUlMjIlM0UlM0NzcGFuJTIwc3R5bGUlM0QlMjJjb2xvciUzQSUyM2YwMCUzQiUyMiUzRU01LjYlM0MlMkZzcGFuJTNFJTNDJTJGdGQlM0UlM0N0ZCUyMGNsYXNzJTNEJTIyZGVwdGglMjIlM0UlRTclQjQlODQxMGttJTNDJTJGdGQlM0UlM0N0ZCUyMGNsYXNzJTNEJTIybGF0TG9uZyUyMiUzRTI1LjQlMkMlMjAxMjQuOSUzQyUyRnRkJTNFJTNDJTJGdHIlM0UlMEElM0N0ciUzRSUzQ3RkJTIwY2xhc3MlM0QlMjJkYXRlVGltZU9jY3VycmVuY2UlMjIlM0UyMDI2JTJGMDIlMkYyNyUyMDIyJTNBMzklRTklQTAlODMlM0MlMkZ0ZCUzRSUzQ3RkJTIwY2xhc3MlM0QlMjJjZW50ZXJQb2ludCUyMiUzRSVFNSU4QyU5NyVFNiVCNSVCNyVFOSU4MSU5MyVFNSU4QyU5NyVFOCVBNSVCRiVFNiVCMiU5NiUzQyUyRnRkJTNFJTNDdGQlMjBjbGFzcyUzRCUyMm1heFNlaXNtaWNJbnRlbnNpdHklMjIlM0UyJTNDJTJGdGQlM0UlM0N0ZCUyMGNsYXNzJTNEJTIybWFnbml0dWRlJTIyJTNFTTMuMyUzQyUyRnRkJTNFJTNDdGQlMjBjbGFzcyUzRCUyMmRlcHRoJTIyJTNFJUU3JUI0JTg0MTBrbSUzQyUyRnRkJTNFJTNDdGQlMjBjbGFzcyUzRCUyMmxhdExvbmclMjIlM0U0NS42JTJDJTIwMTQwLjglM0MlMkZ0ZCUzRSUzQyUyRnRyJTNFJTBBJTNDdHIlM0UlM0N0ZCUyMGNsYXNzJTNEJTIyZGF0ZVRpbWVPY2N1cnJlbmNlJTIyJTNFMjAyNiUyRjAyJTJGMjclMjAyMCUzQTAxJUU5JUEwJTgzJTNDJTJGdGQlM0UlM0N0ZCUyMGNsYXNzJTNEJTIyY2VudGVyUG9pbnQlMjIlM0UlRTUlQUUlQUUlRTUlOEYlQTQlRTUlQjMlQjYlRTUlOEMlOTclRTglQTUlQkYlRTYlQjIlOTYlM0MlMkZ0ZCUzRSUzQ3RkJTIwY2xhc3MlM0QlMjJtYXhTZWlzbWljSW50ZW5zaXR5JTIyJTNFMSUzQyUyRnRkJTNFJTNDdGQlMjBjbGFzcyUzRCUyMm1hZ25pdHVkZSUyMiUzRSUzQ3NwYW4lMjBzdHlsZSUzRCUyMmNvbG9yJTNBJTIzZmY3ODAwJTNCJTIyJTNFTTQuOSUzQyUyRnNwYW4lM0UlM0MlMkZ0ZCUzRSUzQ3RkJTIwY2xhc3MlM0QlMjJkZXB0aCUyMiUzRSVFMyU4MSU5NCVFMyU4MSU4RiVFNiVCNSU4NSVFMyU4MSU4NCUzQyUyRnRkJTNFJTNDdGQlMjBjbGFzcyUzRCUyMmxhdExvbmclMjIlM0UyNS40JTJDJTIwMTI0LjklM0MlMkZ0ZCUzRSUzQyUyRnRyJTNFJTBBJTNDdHIlM0UlM0N0ZCUyMGNsYXNzJTNEJTIyZGF0ZVRpbWVPY2N1cnJlbmNlJTIyJTNFMjAyNiUyRjAyJTJGMjclMjAxNSUzQTQzJUU5JUEwJTgzJTNDJTJGdGQlM0UlM0N0ZCUyMGNsYXNzJTNEJTIyY2VudGVyUG9pbnQlMjIlM0UlRTUlQUUlQUUlRTUlOEYlQTQlRTUlQjMlQjYlRTglQkYlOTElRTYlQjUlQjclM0MlMkZ0ZCUzRSUzQ3RkJTIwY2xhc3MlM0QlMjJtYXhTZWlzbWljSW50ZW5zaXR5JTIyJTNFMSUzQyUyRnRkJTNFJTNDdGQlMjBjbGFzcyUzRCUyMm1hZ25pdHVkZSUyMiUzRSUzQ3NwYW4lMjBzdHlsZSUzRCUyMmNvbG9yJTNBJTIzZmY3ODAwJTNCJTIyJTNFTTQuOCUzQyUyRnNwYW4lM0UlM0MlMkZ0ZCUzRSUzQ3RkJTIwY2xhc3MlM0QlMjJkZXB0aCUyMiUzRSVFNyVCNCU4NDEwa20lM0MlMkZ0ZCUzRSUzQ3RkJTIwY2xhc3MlM0QlMjJsYXRMb25nJTIyJTNFMjUuMyUyQyUyMDEyNC45JTNDJTJGdGQlM0UlM0MlMkZ0ciUzRSUwQSUzQ3RyJTNFJTNDdGQlMjBjbGFzcyUzRCUyMmRhdGVUaW1lT2NjdXJyZW5jZSUyMiUzRTIwMjYlMkYwMiUyRjI3JTIwMTUlM0ExMSVFOSVBMCU4MyUzQyUyRnRkJTNF
２分で読む
宮古島近海M4.4、岩手沖M4.2、奄
美沖・茨城・静岡・宗谷・鳥取で
も小規模な地震（2026/01/26）
2026/01/26は宮古島近海M4.4、岩手沖
M4.2、奄美沖・茨城・静岡・宗谷・鳥取
でも小規模な地震が発生。 それぞれを時
系列で列挙すると次の通りです（記事公
開時点までの最新順）
aWduJTNBY2VudGVyJTNCJTdELmNlbn
２分で読む
青森沖でM5.2と4.6、上川・宮古
島・鹿児島でM4クラス、ほか各地
でも小規模な地震（2026/01/17）
2026/01/17は青森沖でM5.2と4.6、上川・
宮古島・鹿児島でM4クラス、ほか各地で
も小規模な地震が発生。 それぞれを時系
列で列挙すると次の通りです（記事公開
時点までの最新順）
F
a
c
e
b
o
o
k
T
w
i
t
t
e
r
L
n
e
H
a
t
e
P